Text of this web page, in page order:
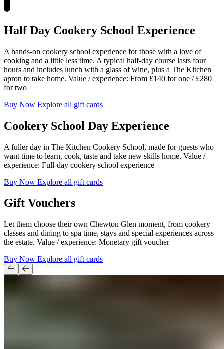
Half Day Cookery School Experience​​​​‌ ‍ ​‍​‍‌‍ ‌ ​‍‌‍‍‌‌‍‌ ‌‍‍‌‌‍ ‍​‍​‍​ ‍‍​‍​‍‌ ​ ‌‍​‌‌‍ ‍‌‍‍‌‌ ‌​‌ ‍‌​‍ ‍‌‍‍‌‌‍ ​‍​‍​‍ ​​‍​‍‌‍‍​‌ ​‍‌‍‌‌‌‍‌‍​‍​‍​ ‍‍​‍​‍‌‍‍​‌ ‌​‌ ‌​‌ ​​‌ ​ ​ ‍‍​‍ ​‍ ‌‍ ​​‍ ‌‌‍​‌‌‍ ‍‌‍‌​​‍ ‌‌ ​‍​‍ ‌‌‍‍​‌‍ ‌ ‌​‌‍‌‌‌‍ ​‌ ​ ​‍ ‌‌ ​ ‌ ‌​‌ ‌‌‌‍‌​‌‍‍‌‌‍ ​‍ ‍‌ ‌‍‌‍‌‌‌ ​‍‌‍​ ‌‍‌‌‌‍ ​​‍ ‍‌‍​‌‌ ​​‌ ​​​‍ ‌‍‍‌‌‍ ‍‌ ‌​‌‍‌‌‌‍ ‍‌ ‌​​‍ ‌‍‌‌‌‍‌​‌‍‍‌‌ ‌​​‍ ‌‍ ‌‌‍ ‌‍‌​‌‍‌‌​ ‌‌ ​​‌ ​‍‌‍‌‌‌ ​ ‌‍‌‌‌‍ ‍‌ ‌​‌‍​‌‌ ‌​‌‍‍‌‌‍ ‌‍ ‍​ ‍ ‌‍‍‌‌‍‌​​ ‌‌‍‍​‌‍ ‌ ‌​‌‍‌‌‌‍ ​‌​​ ‌‍ ​‌‍​‌‌ ​ ‌ ​ ‌​‍‌‌‍ ‍‌‍‌​‌‍‌‌‌ ‍​​‍ ‌​ ‍‌​ ​ ​ ‌‌​ ‌‌​ ​‍‌‍​‌​ ‌‍‌‍​ ​‍ ‌​ ​​​ ​‌‌‍‌​​ ‍‌​‍ ‌​ ‌​​ ‌‍​ ‌‌‌‍‌​​‍ ‌‌‍​‍​ ‌ ​ ​ ​ ‌‍​‍ ‌​ ‌‍​ ‍​​ ‌​‌‍​‍‌‍​ ​ ‌‌​ ​‍‌‍​‍​ ‌‍​ ​​​ ‌‌​ ‌‌​ ‍ ‌ ‌​‌ ‍‌‌ ​​‌‍‌‌​ ‌‌‍‍​‌‍ ‌ ‌​‌‍‌‌‌‍ ​‌​​ ‌‍ ​‌‍​‌‌ ​ ‌ ​ ‌​‍‌‌‍ ‍‌‍‌​‌‍‌‌‌ ‍​​ ‍ ‌ ​​‌‍​‌‌ ‌​‌‍‍​​ ‌‌ ​​‌‍​‌‌‍‌ ‌‍‌‌‌​​‍‌ ‌‌‌‍‍‌‌‍ ​‌‍‌​‌‍‌‌‌ ​‍​‍‌‌​ ‌‌‌​​‍‌‌ ‌‍‍ ‌‍‌‌‌ ‍‌​‍‌‌​ ​ ‌​‌​​‍‌‌​ ​ ‌​‌​​‍‌‌​ ​‍​ ​‍‌‍​‌​ ​‌​ ‌​​ ‍​‌‍​‍‌‍‌‌‌‍​‌​ ‌​‌‍​‌​ ‌‍​ ‌ ‌‍​ ​‍‌‌​ ​‍​ ​‍​‍‌‌​ ‌‌‌​‌​​‍ ‍‌‍‌‌‌‍ ‍‌ ‌​‌ ​‍‌‍‍‌‌‍‌‌‌ ​ ​‍‌‌​ ‌‌‌​​‍‌‌ ‌‍‍ ‌‍‌‌‌ ‍‌​‍‌‌​ ​ ‌​‌​​‍‌‌​ ​ ‌​‌​​‍‌‌​ ​‍​ ​‍‌‍‌​‌‍​ ​ ​‌‌‍​‍‌‍‌‌​ ‍‌​ ‌‍​ ​​​ ‍​​ ‌‍​ ‌‌‌‍‌‍​‍‌‌​ ​‍​ ​‍​‍‌‌​ ‌‌‌​‌​​‍ ‍‌‍‍​‌‍‌‌‌‍​‌‌‍‌​‌‍‍‌‌‍ ‍‌‍‌ ​ ‌‍​‍‌‍​‌‌ ​ ‌‍‌‌‌‌‌‌‌ ​‍‌‍ ​​ ‌‌‍‍​‌ ‌​‌ ‌​‌ ​​‌ ​ ​‍‌‌​ ​ ‌​​‌​‍‌‌​ ​‍‌​‌‍​‍‌‌​ ​‍‌​‌‍‌‍ ​​‍ ‌‌‍​‌‌‍ ‍‌‍‌​​‍ ‌‌ ​‍​‍ ‌‌‍‍​‌‍ ‌ ‌​‌‍‌‌‌‍ ​‌ ​ ​‍ ‌‌ ​ ‌ ‌​‌ ‌‌‌‍‌​‌‍‍‌‌‍ ​‍ ‍‌ ‌‍‌‍‌‌‌ ​‍‌‍​ ‌‍‌‌‌‍ ​​‍ ‍‌‍​‌‌ ​​‌ ​​​‍‌‍‌‍‍‌‌‍‌​​ ‌‌‍‍​‌‍ ‌ ‌​‌‍‌‌‌‍ ​‌​​ ‌‍ ​‌‍​‌‌ ​ ‌ ​ ‌​‍‌‌‍ ‍‌‍‌​‌‍‌‌‌ ‍​​‍ ‌​ ‍‌​ ​ ​ ‌‌​ ‌‌​ ​‍‌‍​‌​ ‌‍‌‍​ ​‍ ‌​ ​​​ ​‌‌‍‌​​ ‍‌​‍ ‌​ ‌​​ ‌‍​ ‌‌‌‍‌​​‍ ‌‌‍​‍​ ‌ ​ ​ ​ ‌‍​‍ ‌​ ‌‍​ ‍​​ ‌​‌‍​‍‌‍​ ​ ‌‌​ ​‍‌‍​‍​ ‌‍​ ​​​ ‌‌​ ‌‌​‍‌‍‌ ‌​‌ ‍‌‌ ​​‌‍‌‌​ ‌‌‍‍​‌‍ ‌ ‌​‌‍‌‌‌‍ ​‌​​ ‌‍ ​‌‍​‌‌ ​ ‌ ​ ‌​‍‌‌‍ ‍‌‍‌​‌‍‌‌‌ ‍​​‍‌‍‌ ​​‌‍​‌‌ ‌​‌‍‍​​ ‌‌ ​​‌‍​‌‌‍‌ ‌‍‌‌‌​​‍‌ ‌‌‌‍‍‌‌‍ ​‌‍‌​‌‍‌‌‌ ​‍​‍‌‌​ ‌‌‌​​‍‌‌ ‌‍‍ ‌‍‌‌‌ ‍‌​‍‌‌​ ​ ‌​‌​​‍‌‌​ ​ ‌​‌​​‍‌‌​ ​‍​ ​‍‌‍​‌​ ​‌​ ‌​​ ‍​‌‍​‍‌‍‌‌‌‍​‌​ ‌​‌‍​‌​ ‌‍​ ‌ ‌‍​ ​‍‌‌​ ​‍​ ​‍​‍‌‌​ ‌‌‌​‌​​‍ ‍‌‍‌‌‌‍ ‍‌ ‌​‌ ​‍‌‍‍‌‌‍‌‌‌ ​ ​‍‌‌​ ‌‌‌​​‍‌‌ ‌‍‍ ‌‍‌‌‌ ‍‌​‍‌‌​ ​ ‌​‌​​‍‌‌​ ​ ‌​‌​​‍‌‌​ ​‍​ ​‍‌‍‌​‌‍​ ​ ​‌‌‍​‍‌‍‌‌​ ‍‌​ ‌‍​ ​​​ ‍​​ ‌‍​ ‌‌‌‍‌‍​‍‌‌​ ​‍​ ​‍​‍‌‌​ ‌‌‌​‌​​‍ ‍‌‍‍​‌‍‌‌‌‍​‌‌‍‌​‌‍‍‌‌‍ ‍‌‍‌ ​‍‌‍‌ ​​‌‍‌‌‌ ​‍‌ ​ ‌ ​​‌‍‌‌‌‍​ ‌ ‌​‌‍‍‌‌ ‌‍‌‍‌‌​ ‌‌ ​​‌ ‌‌‌‍​‍‌‍ ​‌‍‍‌‌ ​ ‌‍‍​‌‍‌‌‌‍‌​​‍​‍‌ ‌
A hands-on cookery school experience for those with a love of
cooking and a little less time. A typical half-day course lasts four
hours and includes lunch with a glass of wine, plus a The Kitchen
apron to take home. Value / experience: From £140 for one / £280
for two​​​​‌ ‍ ​‍​‍‌‍ ‌ ​‍‌‍‍‌‌‍‌ ‌‍‍‌‌‍ ‍​‍​‍​ ‍‍​‍​‍‌ ​ ‌‍​‌‌‍ ‍‌‍‍‌‌ ‌​‌ ‍‌​‍ ‍‌‍‍‌‌‍ ​‍​‍​‍ ​​‍​‍‌‍‍​‌ ​‍‌‍‌‌‌‍‌‍​‍​‍​ ‍‍​‍​‍‌‍‍​‌ ‌​‌ ‌​‌ ​​‌ ​ ​ ‍‍​‍ ​‍ ‌‍ ​​‍ ‌‌‍​‌‌‍ ‍‌‍‌​​‍ ‌‌ ​‍​‍ ‌‌‍‍​‌‍ ‌ ‌​‌‍‌‌‌‍ ​‌ ​ ​‍ ‌‌ ​ ‌ ‌​‌ ‌‌‌‍‌​‌‍‍‌‌‍ ​‍ ‍‌ ‌‍‌‍‌‌‌ ​‍‌‍​ ‌‍‌‌‌‍ ​​‍ ‍‌‍​‌‌ ​​‌ ​​​‍ ‌‍‍‌‌‍ ‍‌ ‌​‌‍‌‌‌‍ ‍‌ ‌​​‍ ‌‍‌‌‌‍‌​‌‍‍‌‌ ‌​​‍ ‌‍ ‌‌‍ ‌‍‌​‌‍‌‌​ ‌‌ ​​‌ ​‍‌‍‌‌‌ ​ ‌‍‌‌‌‍ ‍‌ ‌​‌‍​‌‌ ‌​‌‍‍‌‌‍ ‌‍ ‍​ ‍ ‌‍‍‌‌‍‌​​ ‌‌‍‍​‌‍ ‌ ‌​‌‍‌‌‌‍ ​‌​​ ‌‍ ​‌‍​‌‌ ​ ‌ ​ ‌​‍‌‌‍ ‍‌‍‌​‌‍‌‌‌ ‍​​‍ ‌​ ‍‌​ ​ ​ ‌‌​ ‌‌​ ​‍‌‍​‌​ ‌‍‌‍​ ​‍ ‌​ ​​​ ​‌‌‍‌​​ ‍‌​‍ ‌​ ‌​​ ‌‍​ ‌‌‌‍‌​​‍ ‌‌‍​‍​ ‌ ​ ​ ​ ‌‍​‍ ‌​ ‌‍​ ‍​​ ‌​‌‍​‍‌‍​ ​ ‌‌​ ​‍‌‍​‍​ ‌‍​ ​​​ ‌‌​ ‌‌​ ‍ ‌ ‌​‌ ‍‌‌ ​​‌‍‌‌​ ‌‌‍‍​‌‍ ‌ ‌​‌‍‌‌‌‍ ​‌​​ ‌‍ ​‌‍​‌‌ ​ ‌ ​ ‌​‍‌‌‍ ‍‌‍‌​‌‍‌‌‌ ‍​​ ‍ ‌ ​​‌‍​‌‌ ‌​‌‍‍​​ ‌‌ ​​‌‍​‌‌‍‌ ‌‍‌‌‌​​‍‌ ‌‌‌‍‍‌‌‍ ​‌‍‌​‌‍‌‌‌ ​‍​‍‌‌​ ‌‌‌​​‍‌‌ ‌‍‍ ‌‍‌‌‌ ‍‌​‍‌‌​ ​ ‌​‌​​‍‌‌​ ​ ‌​‌​​‍‌‌​ ​‍​ ​‍‌‍​‌​ ​‌​ ‌​​ ‍​‌‍​‍‌‍‌‌‌‍​‌​ ‌​‌‍​‌​ ‌‍​ ‌ ‌‍​ ​‍‌‌​ ​‍​ ​‍​‍‌‌​ ‌‌‌​‌​​‍ ‍‌‍‌‌‌‍ ‍‌ ‌​‌ ​‍‌‍‍‌‌‍‌‌‌ ​ ​‍‌‌​ ‌‌‌​​‍‌‌ ‌‍‍ ‌‍‌‌‌ ‍‌​‍‌‌​ ​ ‌​‌​​‍‌‌​ ​ ‌​‌​​‍‌‌​ ​‍​ ​‍‌‍‌​‌‍​ ​ ​‌‌‍​‍‌‍‌‌​ ‍‌​ ‌‍​ ​​​ ‍​​ ‌‍​ ‌‌‌‍‌‍​‍‌‌​ ​‍​ ​‍​‍‌‌​ ‌‌‌​‌​​‍ ‍‌‍​‍‌‍ ‌‍‌​‌ ‍‌​ ‌‍​‍‌‍​‌‌ ​ ‌‍‌‌‌‌‌‌‌ ​‍‌‍ ​​ ‌‌‍‍​‌ ‌​‌ ‌​‌ ​​‌ ​ ​‍‌‌​ ​ ‌​​‌​‍‌‌​ ​‍‌​‌‍​‍‌‌​ ​‍‌​‌‍‌‍ ​​‍ ‌‌‍​‌‌‍ ‍‌‍‌​​‍ ‌‌ ​‍​‍ ‌‌‍‍​‌‍ ‌ ‌​‌‍‌‌‌‍ ​‌ ​ ​‍ ‌‌ ​ ‌ ‌​‌ ‌‌‌‍‌​‌‍‍‌‌‍ ​‍ ‍‌ ‌‍‌‍‌‌‌ ​‍‌‍​ ‌‍‌‌‌‍ ​​‍ ‍‌‍​‌‌ ​​‌ ​​​‍‌‍‌‍‍‌‌‍‌​​ ‌‌‍‍​‌‍ ‌ ‌​‌‍‌‌‌‍ ​‌​​ ‌‍ ​‌‍​‌‌ ​ ‌ ​ ‌​‍‌‌‍ ‍‌‍‌​‌‍‌‌‌ ‍​​‍ ‌​ ‍‌​ ​ ​ ‌‌​ ‌‌​ ​‍‌‍​‌​ ‌‍‌‍​ ​‍ ‌​ ​​​ ​‌‌‍‌​​ ‍‌​‍ ‌​ ‌​​ ‌‍​ ‌‌‌‍‌​​‍ ‌‌‍​‍​ ‌ ​ ​ ​ ‌‍​‍ ‌​ ‌‍​ ‍​​ ‌​‌‍​‍‌‍​ ​ ‌‌​ ​‍‌‍​‍​ ‌‍​ ​​​ ‌‌​ ‌‌​‍‌‍‌ ‌​‌ ‍‌‌ ​​‌‍‌‌​ ‌‌‍‍​‌‍ ‌ ‌​‌‍‌‌‌‍ ​‌​​ ‌‍ ​‌‍​‌‌ ​ ‌ ​ ‌​‍‌‌‍ ‍‌‍‌​‌‍‌‌‌ ‍​​‍‌‍‌ ​​‌‍​‌‌ ‌​‌‍‍​​ ‌‌ ​​‌‍​‌‌‍‌ ‌‍‌‌‌​​‍‌ ‌‌‌‍‍‌‌‍ ​‌‍‌​‌‍‌‌‌ ​‍​‍‌‌​ ‌‌‌​​‍‌‌ ‌‍‍ ‌‍‌‌‌ ‍‌​‍‌‌​ ​ ‌​‌​​‍‌‌​ ​ ‌​‌​​‍‌‌​ ​‍​ ​‍‌‍​‌​ ​‌​ ‌​​ ‍​‌‍​‍‌‍‌‌‌‍​‌​ ‌​‌‍​‌​ ‌‍​ ‌ ‌‍​ ​‍‌‌​ ​‍​ ​‍​‍‌‌​ ‌‌‌​‌​​‍ ‍‌‍‌‌‌‍ ‍‌ ‌​‌ ​‍‌‍‍‌‌‍‌‌‌ ​ ​‍‌‌​ ‌‌‌​​‍‌‌ ‌‍‍ ‌‍‌‌‌ ‍‌​‍‌‌​ ​ ‌​‌​​‍‌‌​ ​ ‌​‌​​‍‌‌​ ​‍​ ​‍‌‍‌​‌‍​ ​ ​‌‌‍​‍‌‍‌‌​ ‍‌​ ‌‍​ ​​​ ‍​​ ‌‍​ ‌‌‌‍‌‍​‍‌‌​ ​‍​ ​‍​‍‌‌​ ‌‌‌​‌​​‍ ‍‌‍​‍‌‍ ‌‍‌​‌ ‍‌​‍‌‍‌ ​​‌‍‌‌‌ ​‍‌ ​ ‌ ​​‌‍‌‌‌‍​ ‌ ‌​‌‍‍‌‌ ‌‍‌‍‌‌​ ‌‌ ​​‌ ‌‌‌‍​‍‌‍ ​‌‍‍‌‌ ​ ‌‍‍​‌‍‌‌‌‍‌​​‍​‍‌ ‌
Buy Now ​​​​‌ ‍ ​‍​‍‌‍ ‌ ​‍‌‍‍‌‌‍‌ ‌‍‍‌‌‍ ‍​‍​‍​ ‍‍​‍​‍‌ ​ ‌‍​‌‌‍ ‍‌‍‍‌‌ ‌​‌ ‍‌​‍ ‍‌‍‍‌‌‍ ​‍​‍​‍ ​​‍​‍‌‍‍​‌ ​‍‌‍‌‌‌‍‌‍​‍​‍​ ‍‍​‍​‍‌‍‍​‌ ‌​‌ ‌​‌ ​​‌ ​ ​ ‍‍​‍ ​‍ ‌‍ ​​‍ ‌‌‍​‌‌‍ ‍‌‍‌​​‍ ‌‌ ​‍​‍ ‌‌‍‍​‌‍ ‌ ‌​‌‍‌‌‌‍ ​‌ ​ ​‍ ‌‌ ​ ‌ ‌​‌ ‌‌‌‍‌​‌‍‍‌‌‍ ​‍ ‍‌ ‌‍‌‍‌‌‌ ​‍‌‍​ ‌‍‌‌‌‍ ​​‍ ‍‌‍​‌‌ ​​‌ ​​​‍ ‌‍‍‌‌‍ ‍‌ ‌​‌‍‌‌‌‍ ‍‌ ‌​​‍ ‌‍‌‌‌‍‌​‌‍‍‌‌ ‌​​‍ ‌‍ ‌‌‍ ‌‍‌​‌‍‌‌​ ‌‌ ​​‌ ​‍‌‍‌‌‌ ​ ‌‍‌‌‌‍ ‍‌ ‌​‌‍​‌‌ ‌​‌‍‍‌‌‍ ‌‍ ‍​ ‍ ‌‍‍‌‌‍‌​​ ‌‌‍‍​‌‍ ‌ ‌​‌‍‌‌‌‍ ​‌​​ ‌‍ ​‌‍​‌‌ ​ ‌ ​ ‌​‍‌‌‍ ‍‌‍‌​‌‍‌‌‌ ‍​​‍ ‌​ ‍‌​ ​ ​ ‌‌​ ‌‌​ ​‍‌‍​‌​ ‌‍‌‍​ ​‍ ‌​ ​​​ ​‌‌‍‌​​ ‍‌​‍ ‌​ ‌​​ ‌‍​ ‌‌‌‍‌​​‍ ‌‌‍​‍​ ‌ ​ ​ ​ ‌‍​‍ ‌​ ‌‍​ ‍​​ ‌​‌‍​‍‌‍​ ​ ‌‌​ ​‍‌‍​‍​ ‌‍​ ​​​ ‌‌​ ‌‌​ ‍ ‌ ‌​‌ ‍‌‌ ​​‌‍‌‌​ ‌‌‍‍​‌‍ ‌ ‌​‌‍‌‌‌‍ ​‌​​ ‌‍ ​‌‍​‌‌ ​ ‌ ​ ‌​‍‌‌‍ ‍‌‍‌​‌‍‌‌‌ ‍​​ ‍ ‌ ​​‌‍​‌‌ ‌​‌‍‍​​ ‌‌ ​​‌‍​‌‌‍‌ ‌‍‌‌‌​​‍‌ ‌‌‌‍‍‌‌‍ ​‌‍‌​‌‍‌‌‌ ​‍​‍‌‌​ ‌‌‌​​‍‌‌ ‌‍‍ ‌‍‌‌‌ ‍‌​‍‌‌​ ​ ‌​‌​​‍‌‌​ ​ ‌​‌​​‍‌‌​ ​‍​ ​‍‌‍​‌​ ​‌​ ‌​​ ‍​‌‍​‍‌‍‌‌‌‍​‌​ ‌​‌‍​‌​ ‌‍​ ‌ ‌‍​ ​‍‌‌​ ​‍​ ​‍​‍‌‌​ ‌‌‌​‌​​‍ ‍‌‍‌‌‌‍ ‍‌ ‌​‌ ​‍‌‍‍‌‌‍‌‌‌ ​ ​‍‌‌​ ‌‌‌​​‍‌‌ ‌‍‍ ‌‍‌‌‌ ‍‌​‍‌‌​ ​ ‌​‌​​‍‌‌​ ​ ‌​‌​​‍‌‌​ ​‍​ ​‍‌‍‌​‌‍​ ​ ​‌‌‍​‍‌‍‌‌​ ‍‌​ ‌‍​ ​​​ ‍​​ ‌‍​ ‌‌‌‍‌‍​‍‌‌​ ​‍​ ​‍​‍‌‌​ ‌‌‌​‌​​‍ ‍‌ ​​‌ ​‍‌‍‍‌‌‍ ‌‌‍​‌‌ ​‍‌ ‍‌‌​​ ‌ ‌​‌‍​‌​‍ ‍‌‍ ​‌‍​‌‌‍​‍‌‍‌‌‌‍ ​​ ‌‍​‍‌‍​‌‌ ​ ‌‍‌‌‌‌‌‌‌ ​‍‌‍ ​​ ‌‌‍‍​‌ ‌​‌ ‌​‌ ​​‌ ​ ​‍‌‌​ ​ ‌​​‌​‍‌‌​ ​‍‌​‌‍​‍‌‌​ ​‍‌​‌‍‌‍ ​​‍ ‌‌‍​‌‌‍ ‍‌‍‌​​‍ ‌‌ ​‍​‍ ‌‌‍‍​‌‍ ‌ ‌​‌‍‌‌‌‍ ​‌ ​ ​‍ ‌‌ ​ ‌ ‌​‌ ‌‌‌‍‌​‌‍‍‌‌‍ ​‍ ‍‌ ‌‍‌‍‌‌‌ ​‍‌‍​ ‌‍‌‌‌‍ ​​‍ ‍‌‍​‌‌ ​​‌ ​​​‍‌‍‌‍‍‌‌‍‌​​ ‌‌‍‍​‌‍ ‌ ‌​‌‍‌‌‌‍ ​‌​​ ‌‍ ​‌‍​‌‌ ​ ‌ ​ ‌​‍‌‌‍ ‍‌‍‌​‌‍‌‌‌ ‍​​‍ ‌​ ‍‌​ ​ ​ ‌‌​ ‌‌​ ​‍‌‍​‌​ ‌‍‌‍​ ​‍ ‌​ ​​​ ​‌‌‍‌​​ ‍‌​‍ ‌​ ‌​​ ‌‍​ ‌‌‌‍‌​​‍ ‌‌‍​‍​ ‌ ​ ​ ​ ‌‍​‍ ‌​ ‌‍​ ‍​​ ‌​‌‍​‍‌‍​ ​ ‌‌​ ​‍‌‍​‍​ ‌‍​ ​​​ ‌‌​ ‌‌​‍‌‍‌ ‌​‌ ‍‌‌ ​​‌‍‌‌​ ‌‌‍‍​‌‍ ‌ ‌​‌‍‌‌‌‍ ​‌​​ ‌‍ ​‌‍​‌‌ ​ ‌ ​ ‌​‍‌‌‍ ‍‌‍‌​‌‍‌‌‌ ‍​​‍‌‍‌ ​​‌‍​‌‌ ‌​‌‍‍​​ ‌‌ ​​‌‍​‌‌‍‌ ‌‍‌‌‌​​‍‌ ‌‌‌‍‍‌‌‍ ​‌‍‌​‌‍‌‌‌ ​‍​‍‌‌​ ‌‌‌​​‍‌‌ ‌‍‍ ‌‍‌‌‌ ‍‌​‍‌‌​ ​ ‌​‌​​‍‌‌​ ​ ‌​‌​​‍‌‌​ ​‍​ ​‍‌‍​‌​ ​‌​ ‌​​ ‍​‌‍​‍‌‍‌‌‌‍​‌​ ‌​‌‍​‌​ ‌‍​ ‌ ‌‍​ ​‍‌‌​ ​‍​ ​‍​‍‌‌​ ‌‌‌​‌​​‍ ‍‌‍‌‌‌‍ ‍‌ ‌​‌ ​‍‌‍‍‌‌‍‌‌‌ ​ ​‍‌‌​ ‌‌‌​​‍‌‌ ‌‍‍ ‌‍‌‌‌ ‍‌​‍‌‌​ ​ ‌​‌​​‍‌‌​ ​ ‌​‌​​‍‌‌​ ​‍​ ​‍‌‍‌​‌‍​ ​ ​‌‌‍​‍‌‍‌‌​ ‍‌​ ‌‍​ ​​​ ‍​​ ‌‍​ ‌‌‌‍‌‍​‍‌‌​ ​‍​ ​‍​‍‌‌​ ‌‌‌​‌​​‍ ‍‌ ​​‌ ​‍‌‍‍‌‌‍ ‌‌‍​‌‌ ​‍‌ ‍‌‌​​ ‌ ‌​‌‍​‌​‍ ‍‌‍ ​‌‍​‌‌‍​‍‌‍‌‌‌‍ ​​‍‌‍‌ ​​‌‍‌‌‌ ​‍‌ ​ ‌ ​​‌‍‌‌‌‍​ ‌ ‌​‌‍‍‌‌ ‌‍‌‍‌‌​ ‌‌ ​​‌ ‌‌‌‍​‍‌‍ ​‌‍‍‌‌ ​ ‌‍‍​‌‍‌‌‌‍‌​​‍​‍‌ ‌ Explore all gift cards​​​​‌ ‍ ​‍​‍‌‍ ‌ ​‍‌‍‍‌‌‍‌ ‌‍‍‌‌‍ ‍​‍​‍​ ‍‍​‍​‍‌ ​ ‌‍​‌‌‍ ‍‌‍‍‌‌ ‌​‌ ‍‌​‍ ‍‌‍‍‌‌‍ ​‍​‍​‍ ​​‍​‍‌‍‍​‌ ​‍‌‍‌‌‌‍‌‍​‍​‍​ ‍‍​‍​‍‌‍‍​‌ ‌​‌ ‌​‌ ​​‌ ​ ​ ‍‍​‍ ​‍ ‌‍ ​​‍ ‌‌‍​‌‌‍ ‍‌‍‌​​‍ ‌‌ ​‍​‍ ‌‌‍‍​‌‍ ‌ ‌​‌‍‌‌‌‍ ​‌ ​ ​‍ ‌‌ ​ ‌ ‌​‌ ‌‌‌‍‌​‌‍‍‌‌‍ ​‍ ‍‌ ‌‍‌‍‌‌‌ ​‍‌‍​ ‌‍‌‌‌‍ ​​‍ ‍‌‍​‌‌ ​​‌ ​​​‍ ‌‍‍‌‌‍ ‍‌ ‌​‌‍‌‌‌‍ ‍‌ ‌​​‍ ‌‍‌‌‌‍‌​‌‍‍‌‌ ‌​​‍ ‌‍ ‌‌‍ ‌‍‌​‌‍‌‌​ ‌‌ ​​‌ ​‍‌‍‌‌‌ ​ ‌‍‌‌‌‍ ‍‌ ‌​‌‍​‌‌ ‌​‌‍‍‌‌‍ ‌‍ ‍​ ‍ ‌‍‍‌‌‍‌​​ ‌‌‍‍​‌‍ ‌ ‌​‌‍‌‌‌‍ ​‌​​ ‌‍ ​‌‍​‌‌ ​ ‌ ​ ‌​‍‌‌‍ ‍‌‍‌​‌‍‌‌‌ ‍​​‍ ‌​ ‍‌​ ​ ​ ‌‌​ ‌‌​ ​‍‌‍​‌​ ‌‍‌‍​ ​‍ ‌​ ​​​ ​‌‌‍‌​​ ‍‌​‍ ‌​ ‌​​ ‌‍​ ‌‌‌‍‌​​‍ ‌‌‍​‍​ ‌ ​ ​ ​ ‌‍​‍ ‌​ ‌‍​ ‍​​ ‌​‌‍​‍‌‍​ ​ ‌‌​ ​‍‌‍​‍​ ‌‍​ ​​​ ‌‌​ ‌‌​ ‍ ‌ ‌​‌ ‍‌‌ ​​‌‍‌‌​ ‌‌‍‍​‌‍ ‌ ‌​‌‍‌‌‌‍ ​‌​​ ‌‍ ​‌‍​‌‌ ​ ‌ ​ ‌​‍‌‌‍ ‍‌‍‌​‌‍‌‌‌ ‍​​ ‍ ‌ ​​‌‍​‌‌ ‌​‌‍‍​​ ‌‌ ​​‌‍​‌‌‍‌ ‌‍‌‌‌​​‍‌ ‌‌‌‍‍‌‌‍ ​‌‍‌​‌‍‌‌‌ ​‍​‍‌‌​ ‌‌‌​​‍‌‌ ‌‍‍ ‌‍‌‌‌ ‍‌​‍‌‌​ ​ ‌​‌​​‍‌‌​ ​ ‌​‌​​‍‌‌​ ​‍​ ​‍‌‍​‌​ ​‌​ ‌​​ ‍​‌‍​‍‌‍‌‌‌‍​‌​ ‌​‌‍​‌​ ‌‍​ ‌ ‌‍​ ​‍‌‌​ ​‍​ ​‍​‍‌‌​ ‌‌‌​‌​​‍ ‍‌‍‌‌‌‍ ‍‌ ‌​‌ ​‍‌‍‍‌‌‍‌‌‌ ​ ​‍‌‌​ ‌‌‌​​‍‌‌ ‌‍‍ ‌‍‌‌‌ ‍‌​‍‌‌​ ​ ‌​‌​​‍‌‌​ ​ ‌​‌​​‍‌‌​ ​‍​ ​‍‌‍‌​‌‍​ ​ ​‌‌‍​‍‌‍‌‌​ ‍‌​ ‌‍​ ​​​ ‍​​ ‌‍​ ‌‌‌‍‌‍​‍‌‌​ ​‍​ ​‍​‍‌‌​ ‌‌‌​‌​​‍ ‍‌ ​ ‌‍‌‌‌‍​ ‌‍ ‌‍ ‍‌‍‌​‌‍​‌‌ ​‍‌ ‍‌‌​​ ‌ ‌​‌‍​‌​‍ ‍‌‍ ​‌‍​‌‌‍​‍‌‍‌‌‌‍ ​​ ‌‍​‍‌‍​‌‌ ​ ‌‍‌‌‌‌‌‌‌ ​‍‌‍ ​​ ‌‌‍‍​‌ ‌​‌ ‌​‌ ​​‌ ​ ​‍‌‌​ ​ ‌​​‌​‍‌‌​ ​‍‌​‌‍​‍‌‌​ ​‍‌​‌‍‌‍ ​​‍ ‌‌‍​‌‌‍ ‍‌‍‌​​‍ ‌‌ ​‍​‍ ‌‌‍‍​‌‍ ‌ ‌​‌‍‌‌‌‍ ​‌ ​ ​‍ ‌‌ ​ ‌ ‌​‌ ‌‌‌‍‌​‌‍‍‌‌‍ ​‍ ‍‌ ‌‍‌‍‌‌‌ ​‍‌‍​ ‌‍‌‌‌‍ ​​‍ ‍‌‍​‌‌ ​​‌ ​​​‍‌‍‌‍‍‌‌‍‌​​ ‌‌‍‍​‌‍ ‌ ‌​‌‍‌‌‌‍ ​‌​​ ‌‍ ​‌‍​‌‌ ​ ‌ ​ ‌​‍‌‌‍ ‍‌‍‌​‌‍‌‌‌ ‍​​‍ ‌​ ‍‌​ ​ ​ ‌‌​ ‌‌​ ​‍‌‍​‌​ ‌‍‌‍​ ​‍ ‌​ ​​​ ​‌‌‍‌​​ ‍‌​‍ ‌​ ‌​​ ‌‍​ ‌‌‌‍‌​​‍ ‌‌‍​‍​ ‌ ​ ​ ​ ‌‍​‍ ‌​ ‌‍​ ‍​​ ‌​‌‍​‍‌‍​ ​ ‌‌​ ​‍‌‍​‍​ ‌‍​ ​​​ ‌‌​ ‌‌​‍‌‍‌ ‌​‌ ‍‌‌ ​​‌‍‌‌​ ‌‌‍‍​‌‍ ‌ ‌​‌‍‌‌‌‍ ​‌​​ ‌‍ ​‌‍​‌‌ ​ ‌ ​ ‌​‍‌‌‍ ‍‌‍‌​‌‍‌‌‌ ‍​​‍‌‍‌ ​​‌‍​‌‌ ‌​‌‍‍​​ ‌‌ ​​‌‍​‌‌‍‌ ‌‍‌‌‌​​‍‌ ‌‌‌‍‍‌‌‍ ​‌‍‌​‌‍‌‌‌ ​‍​‍‌‌​ ‌‌‌​​‍‌‌ ‌‍‍ ‌‍‌‌‌ ‍‌​‍‌‌​ ​ ‌​‌​​‍‌‌​ ​ ‌​‌​​‍‌‌​ ​‍​ ​‍‌‍​‌​ ​‌​ ‌​​ ‍​‌‍​‍‌‍‌‌‌‍​‌​ ‌​‌‍​‌​ ‌‍​ ‌ ‌‍​ ​‍‌‌​ ​‍​ ​‍​‍‌‌​ ‌‌‌​‌​​‍ ‍‌‍‌‌‌‍ ‍‌ ‌​‌ ​‍‌‍‍‌‌‍‌‌‌ ​ ​‍‌‌​ ‌‌‌​​‍‌‌ ‌‍‍ ‌‍‌‌‌ ‍‌​‍‌‌​ ​ ‌​‌​​‍‌‌​ ​ ‌​‌​​‍‌‌​ ​‍​ ​‍‌‍‌​‌‍​ ​ ​‌‌‍​‍‌‍‌‌​ ‍‌​ ‌‍​ ​​​ ‍​​ ‌‍​ ‌‌‌‍‌‍​‍‌‌​ ​‍​ ​‍​‍‌‌​ ‌‌‌​‌​​‍ ‍‌ ​ ‌‍‌‌‌‍​ ‌‍ ‌‍ ‍‌‍‌​‌‍​‌‌ ​‍‌ ‍‌‌​​ ‌ ‌​‌‍​‌​‍ ‍‌‍ ​‌‍​‌‌‍​‍‌‍‌‌‌‍ ​​‍‌‍‌ ​​‌‍‌‌‌ ​‍‌ ​ ‌ ​​‌‍‌‌‌‍​ ‌ ‌​‌‍‍‌‌ ‌‍‌‍‌‌​ ‌‌ ​​‌ ‌‌‌‍​‍‌‍ ​‌‍‍‌‌ ​ ‌‍‍​‌‍‌‌‌‍‌​​‍​‍‌ ‌
Cookery School Day Experience​​​​‌ ‍ ​‍​‍‌‍ ‌ ​‍‌‍‍‌‌‍‌ ‌‍‍‌‌‍ ‍​‍​‍​ ‍‍​‍​‍‌ ​ ‌‍​‌‌‍ ‍‌‍‍‌‌ ‌​‌ ‍‌​‍ ‍‌‍‍‌‌‍ ​‍​‍​‍ ​​‍​‍‌‍‍​‌ ​‍‌‍‌‌‌‍‌‍​‍​‍​ ‍‍​‍​‍‌‍‍​‌ ‌​‌ ‌​‌ ​​‌ ​ ​ ‍‍​‍ ​‍ ‌‍ ​​‍ ‌‌‍​‌‌‍ ‍‌‍‌​​‍ ‌‌ ​‍​‍ ‌‌‍‍​‌‍ ‌ ‌​‌‍‌‌‌‍ ​‌ ​ ​‍ ‌‌ ​ ‌ ‌​‌ ‌‌‌‍‌​‌‍‍‌‌‍ ​‍ ‍‌ ‌‍‌‍‌‌‌ ​‍‌‍​ ‌‍‌‌‌‍ ​​‍ ‍‌‍​‌‌ ​​‌ ​​​‍ ‌‍‍‌‌‍ ‍‌ ‌​‌‍‌‌‌‍ ‍‌ ‌​​‍ ‌‍‌‌‌‍‌​‌‍‍‌‌ ‌​​‍ ‌‍ ‌‌‍ ‌‍‌​‌‍‌‌​ ‌‌ ​​‌ ​‍‌‍‌‌‌ ​ ‌‍‌‌‌‍ ‍‌ ‌​‌‍​‌‌ ‌​‌‍‍‌‌‍ ‌‍ ‍​ ‍ ‌‍‍‌‌‍‌​​ ‌‌‍‍​‌‍ ‌ ‌​‌‍‌‌‌‍ ​‌​​ ‌‍ ​‌‍​‌‌ ​ ‌ ​ ‌​‍‌‌‍ ‍‌‍‌​‌‍‌‌‌ ‍​​‍ ‌​ ‍‌​ ​ ​ ‌‌​ ‌‌​ ​‍‌‍​‌​ ‌‍‌‍​ ​‍ ‌​ ​​​ ​‌‌‍‌​​ ‍‌​‍ ‌​ ‌​​ ‌‍​ ‌‌‌‍‌​​‍ ‌‌‍​‍​ ‌ ​ ​ ​ ‌‍​‍ ‌​ ‌‍​ ‍​​ ‌​‌‍​‍‌‍​ ​ ‌‌​ ​‍‌‍​‍​ ‌‍​ ​​​ ‌‌​ ‌‌​ ‍ ‌ ‌​‌ ‍‌‌ ​​‌‍‌‌​ ‌‌‍‍​‌‍ ‌ ‌​‌‍‌‌‌‍ ​‌​​ ‌‍ ​‌‍​‌‌ ​ ‌ ​ ‌​‍‌‌‍ ‍‌‍‌​‌‍‌‌‌ ‍​​ ‍ ‌ ​​‌‍​‌‌ ‌​‌‍‍​​ ‌‌ ​​‌‍​‌‌‍‌ ‌‍‌‌‌​​‍‌ ‌‌‌‍‍‌‌‍ ​‌‍‌​‌‍‌‌‌ ​‍​‍‌‌​ ‌‌‌​​‍‌‌ ‌‍‍ ‌‍‌‌‌ ‍‌​‍‌‌​ ​ ‌​‌​​‍‌‌​ ​ ‌​‌​​‍‌‌​ ​‍​ ​‍‌‍​‌​ ​‌​ ‌​​ ‍​‌‍​‍‌‍‌‌‌‍​‌​ ‌​‌‍​‌​ ‌‍​ ‌ ‌‍​ ​‍‌‌​ ​‍​ ​‍​‍‌‌​ ‌‌‌​‌​​‍ ‍‌‍‌‌‌‍ ‍‌ ‌​‌ ​‍‌‍‍‌‌‍‌‌‌ ​ ​‍‌‌​ ‌‌‌​​‍‌‌ ‌‍‍ ‌‍‌‌‌ ‍‌​‍‌‌​ ​ ‌​‌​​‍‌‌​ ​ ‌​‌​​‍‌‌​ ​‍​ ​‍‌‍‌​​ ‌​‌‍‌​​ ‌ ‌‍‌​‌‍​‌‌‍​‍‌‍‌‍​ ​‌​ ​‍​ ​ ‌‍​‌​‍‌‌​ ​‍​ ​‍​‍‌‌​ ‌‌‌​‌​​‍ ‍‌‍‍​‌‍‌‌‌‍​‌‌‍‌​‌‍‍‌‌‍ ‍‌‍‌ ​ ‌‍​‍‌‍​‌‌ ​ ‌‍‌‌‌‌‌‌‌ ​‍‌‍ ​​ ‌‌‍‍​‌ ‌​‌ ‌​‌ ​​‌ ​ ​‍‌‌​ ​ ‌​​‌​‍‌‌​ ​‍‌​‌‍​‍‌‌​ ​‍‌​‌‍‌‍ ​​‍ ‌‌‍​‌‌‍ ‍‌‍‌​​‍ ‌‌ ​‍​‍ ‌‌‍‍​‌‍ ‌ ‌​‌‍‌‌‌‍ ​‌ ​ ​‍ ‌‌ ​ ‌ ‌​‌ ‌‌‌‍‌​‌‍‍‌‌‍ ​‍ ‍‌ ‌‍‌‍‌‌‌ ​‍‌‍​ ‌‍‌‌‌‍ ​​‍ ‍‌‍​‌‌ ​​‌ ​​​‍‌‍‌‍‍‌‌‍‌​​ ‌‌‍‍​‌‍ ‌ ‌​‌‍‌‌‌‍ ​‌​​ ‌‍ ​‌‍​‌‌ ​ ‌ ​ ‌​‍‌‌‍ ‍‌‍‌​‌‍‌‌‌ ‍​​‍ ‌​ ‍‌​ ​ ​ ‌‌​ ‌‌​ ​‍‌‍​‌​ ‌‍‌‍​ ​‍ ‌​ ​​​ ​‌‌‍‌​​ ‍‌​‍ ‌​ ‌​​ ‌‍​ ‌‌‌‍‌​​‍ ‌‌‍​‍​ ‌ ​ ​ ​ ‌‍​‍ ‌​ ‌‍​ ‍​​ ‌​‌‍​‍‌‍​ ​ ‌‌​ ​‍‌‍​‍​ ‌‍​ ​​​ ‌‌​ ‌‌​‍‌‍‌ ‌​‌ ‍‌‌ ​​‌‍‌‌​ ‌‌‍‍​‌‍ ‌ ‌​‌‍‌‌‌‍ ​‌​​ ‌‍ ​‌‍​‌‌ ​ ‌ ​ ‌​‍‌‌‍ ‍‌‍‌​‌‍‌‌‌ ‍​​‍‌‍‌ ​​‌‍​‌‌ ‌​‌‍‍​​ ‌‌ ​​‌‍​‌‌‍‌ ‌‍‌‌‌​​‍‌ ‌‌‌‍‍‌‌‍ ​‌‍‌​‌‍‌‌‌ ​‍​‍‌‌​ ‌‌‌​​‍‌‌ ‌‍‍ ‌‍‌‌‌ ‍‌​‍‌‌​ ​ ‌​‌​​‍‌‌​ ​ ‌​‌​​‍‌‌​ ​‍​ ​‍‌‍​‌​ ​‌​ ‌​​ ‍​‌‍​‍‌‍‌‌‌‍​‌​ ‌​‌‍​‌​ ‌‍​ ‌ ‌‍​ ​‍‌‌​ ​‍​ ​‍​‍‌‌​ ‌‌‌​‌​​‍ ‍‌‍‌‌‌‍ ‍‌ ‌​‌ ​‍‌‍‍‌‌‍‌‌‌ ​ ​‍‌‌​ ‌‌‌​​‍‌‌ ‌‍‍ ‌‍‌‌‌ ‍‌​‍‌‌​ ​ ‌​‌​​‍‌‌​ ​ ‌​‌​​‍‌‌​ ​‍​ ​‍‌‍‌​​ ‌​‌‍‌​​ ‌ ‌‍‌​‌‍​‌‌‍​‍‌‍‌‍​ ​‌​ ​‍​ ​ ‌‍​‌​‍‌‌​ ​‍​ ​‍​‍‌‌​ ‌‌‌​‌​​‍ ‍‌‍‍​‌‍‌‌‌‍​‌‌‍‌​‌‍‍‌‌‍ ‍‌‍‌ ​‍‌‍‌ ​​‌‍‌‌‌ ​‍‌ ​ ‌ ​​‌‍‌‌‌‍​ ‌ ‌​‌‍‍‌‌ ‌‍‌‍‌‌​ ‌‌ ​​‌ ‌‌‌‍​‍‌‍ ​‌‍‍‌‌ ​ ‌‍‍​‌‍‌‌‌‍‌​​‍​‍‌ ‌
A fuller day in The Kitchen Cookery School, made for guests who
want time to learn, cook, taste and take new skills home. Value /
experience: Full-day cookery school experience​​​​‌ ‍ ​‍​‍‌‍ ‌ ​‍‌‍‍‌‌‍‌ ‌‍‍‌‌‍ ‍​‍​‍​ ‍‍​‍​‍‌ ​ ‌‍​‌‌‍ ‍‌‍‍‌‌ ‌​‌ ‍‌​‍ ‍‌‍‍‌‌‍ ​‍​‍​‍ ​​‍​‍‌‍‍​‌ ​‍‌‍‌‌‌‍‌‍​‍​‍​ ‍‍​‍​‍‌‍‍​‌ ‌​‌ ‌​‌ ​​‌ ​ ​ ‍‍​‍ ​‍ ‌‍ ​​‍ ‌‌‍​‌‌‍ ‍‌‍‌​​‍ ‌‌ ​‍​‍ ‌‌‍‍​‌‍ ‌ ‌​‌‍‌‌‌‍ ​‌ ​ ​‍ ‌‌ ​ ‌ ‌​‌ ‌‌‌‍‌​‌‍‍‌‌‍ ​‍ ‍‌ ‌‍‌‍‌‌‌ ​‍‌‍​ ‌‍‌‌‌‍ ​​‍ ‍‌‍​‌‌ ​​‌ ​​​‍ ‌‍‍‌‌‍ ‍‌ ‌​‌‍‌‌‌‍ ‍‌ ‌​​‍ ‌‍‌‌‌‍‌​‌‍‍‌‌ ‌​​‍ ‌‍ ‌‌‍ ‌‍‌​‌‍‌‌​ ‌‌ ​​‌ ​‍‌‍‌‌‌ ​ ‌‍‌‌‌‍ ‍‌ ‌​‌‍​‌‌ ‌​‌‍‍‌‌‍ ‌‍ ‍​ ‍ ‌‍‍‌‌‍‌​​ ‌‌‍‍​‌‍ ‌ ‌​‌‍‌‌‌‍ ​‌​​ ‌‍ ​‌‍​‌‌ ​ ‌ ​ ‌​‍‌‌‍ ‍‌‍‌​‌‍‌‌‌ ‍​​‍ ‌​ ‍‌​ ​ ​ ‌‌​ ‌‌​ ​‍‌‍​‌​ ‌‍‌‍​ ​‍ ‌​ ​​​ ​‌‌‍‌​​ ‍‌​‍ ‌​ ‌​​ ‌‍​ ‌‌‌‍‌​​‍ ‌‌‍​‍​ ‌ ​ ​ ​ ‌‍​‍ ‌​ ‌‍​ ‍​​ ‌​‌‍​‍‌‍​ ​ ‌‌​ ​‍‌‍​‍​ ‌‍​ ​​​ ‌‌​ ‌‌​ ‍ ‌ ‌​‌ ‍‌‌ ​​‌‍‌‌​ ‌‌‍‍​‌‍ ‌ ‌​‌‍‌‌‌‍ ​‌​​ ‌‍ ​‌‍​‌‌ ​ ‌ ​ ‌​‍‌‌‍ ‍‌‍‌​‌‍‌‌‌ ‍​​ ‍ ‌ ​​‌‍​‌‌ ‌​‌‍‍​​ ‌‌ ​​‌‍​‌‌‍‌ ‌‍‌‌‌​​‍‌ ‌‌‌‍‍‌‌‍ ​‌‍‌​‌‍‌‌‌ ​‍​‍‌‌​ ‌‌‌​​‍‌‌ ‌‍‍ ‌‍‌‌‌ ‍‌​‍‌‌​ ​ ‌​‌​​‍‌‌​ ​ ‌​‌​​‍‌‌​ ​‍​ ​‍‌‍​‌​ ​‌​ ‌​​ ‍​‌‍​‍‌‍‌‌‌‍​‌​ ‌​‌‍​‌​ ‌‍​ ‌ ‌‍​ ​‍‌‌​ ​‍​ ​‍​‍‌‌​ ‌‌‌​‌​​‍ ‍‌‍‌‌‌‍ ‍‌ ‌​‌ ​‍‌‍‍‌‌‍‌‌‌ ​ ​‍‌‌​ ‌‌‌​​‍‌‌ ‌‍‍ ‌‍‌‌‌ ‍‌​‍‌‌​ ​ ‌​‌​​‍‌‌​ ​ ‌​‌​​‍‌‌​ ​‍​ ​‍‌‍‌​​ ‌​‌‍‌​​ ‌ ‌‍‌​‌‍​‌‌‍​‍‌‍‌‍​ ​‌​ ​‍​ ​ ‌‍​‌​‍‌‌​ ​‍​ ​‍​‍‌‌​ ‌‌‌​‌​​‍ ‍‌‍​‍‌‍ ‌‍‌​‌ ‍‌​ ‌‍​‍‌‍​‌‌ ​ ‌‍‌‌‌‌‌‌‌ ​‍‌‍ ​​ ‌‌‍‍​‌ ‌​‌ ‌​‌ ​​‌ ​ ​‍‌‌​ ​ ‌​​‌​‍‌‌​ ​‍‌​‌‍​‍‌‌​ ​‍‌​‌‍‌‍ ​​‍ ‌‌‍​‌‌‍ ‍‌‍‌​​‍ ‌‌ ​‍​‍ ‌‌‍‍​‌‍ ‌ ‌​‌‍‌‌‌‍ ​‌ ​ ​‍ ‌‌ ​ ‌ ‌​‌ ‌‌‌‍‌​‌‍‍‌‌‍ ​‍ ‍‌ ‌‍‌‍‌‌‌ ​‍‌‍​ ‌‍‌‌‌‍ ​​‍ ‍‌‍​‌‌ ​​‌ ​​​‍‌‍‌‍‍‌‌‍‌​​ ‌‌‍‍​‌‍ ‌ ‌​‌‍‌‌‌‍ ​‌​​ ‌‍ ​‌‍​‌‌ ​ ‌ ​ ‌​‍‌‌‍ ‍‌‍‌​‌‍‌‌‌ ‍​​‍ ‌​ ‍‌​ ​ ​ ‌‌​ ‌‌​ ​‍‌‍​‌​ ‌‍‌‍​ ​‍ ‌​ ​​​ ​‌‌‍‌​​ ‍‌​‍ ‌​ ‌​​ ‌‍​ ‌‌‌‍‌​​‍ ‌‌‍​‍​ ‌ ​ ​ ​ ‌‍​‍ ‌​ ‌‍​ ‍​​ ‌​‌‍​‍‌‍​ ​ ‌‌​ ​‍‌‍​‍​ ‌‍​ ​​​ ‌‌​ ‌‌​‍‌‍‌ ‌​‌ ‍‌‌ ​​‌‍‌‌​ ‌‌‍‍​‌‍ ‌ ‌​‌‍‌‌‌‍ ​‌​​ ‌‍ ​‌‍​‌‌ ​ ‌ ​ ‌​‍‌‌‍ ‍‌‍‌​‌‍‌‌‌ ‍​​‍‌‍‌ ​​‌‍​‌‌ ‌​‌‍‍​​ ‌‌ ​​‌‍​‌‌‍‌ ‌‍‌‌‌​​‍‌ ‌‌‌‍‍‌‌‍ ​‌‍‌​‌‍‌‌‌ ​‍​‍‌‌​ ‌‌‌​​‍‌‌ ‌‍‍ ‌‍‌‌‌ ‍‌​‍‌‌​ ​ ‌​‌​​‍‌‌​ ​ ‌​‌​​‍‌‌​ ​‍​ ​‍‌‍​‌​ ​‌​ ‌​​ ‍​‌‍​‍‌‍‌‌‌‍​‌​ ‌​‌‍​‌​ ‌‍​ ‌ ‌‍​ ​‍‌‌​ ​‍​ ​‍​‍‌‌​ ‌‌‌​‌​​‍ ‍‌‍‌‌‌‍ ‍‌ ‌​‌ ​‍‌‍‍‌‌‍‌‌‌ ​ ​‍‌‌​ ‌‌‌​​‍‌‌ ‌‍‍ ‌‍‌‌‌ ‍‌​‍‌‌​ ​ ‌​‌​​‍‌‌​ ​ ‌​‌​​‍‌‌​ ​‍​ ​‍‌‍‌​​ ‌​‌‍‌​​ ‌ ‌‍‌​‌‍​‌‌‍​‍‌‍‌‍​ ​‌​ ​‍​ ​ ‌‍​‌​‍‌‌​ ​‍​ ​‍​‍‌‌​ ‌‌‌​‌​​‍ ‍‌‍​‍‌‍ ‌‍‌​‌ ‍‌​‍‌‍‌ ​​‌‍‌‌‌ ​‍‌ ​ ‌ ​​‌‍‌‌‌‍​ ‌ ‌​‌‍‍‌‌ ‌‍‌‍‌‌​ ‌‌ ​​‌ ‌‌‌‍​‍‌‍ ​‌‍‍‌‌ ​ ‌‍‍​‌‍‌‌‌‍‌​​‍​‍‌ ‌
Buy Now ​​​​‌ ‍ ​‍​‍‌‍ ‌ ​‍‌‍‍‌‌‍‌ ‌‍‍‌‌‍ ‍​‍​‍​ ‍‍​‍​‍‌ ​ ‌‍​‌‌‍ ‍‌‍‍‌‌ ‌​‌ ‍‌​‍ ‍‌‍‍‌‌‍ ​‍​‍​‍ ​​‍​‍‌‍‍​‌ ​‍‌‍‌‌‌‍‌‍​‍​‍​ ‍‍​‍​‍‌‍‍​‌ ‌​‌ ‌​‌ ​​‌ ​ ​ ‍‍​‍ ​‍ ‌‍ ​​‍ ‌‌‍​‌‌‍ ‍‌‍‌​​‍ ‌‌ ​‍​‍ ‌‌‍‍​‌‍ ‌ ‌​‌‍‌‌‌‍ ​‌ ​ ​‍ ‌‌ ​ ‌ ‌​‌ ‌‌‌‍‌​‌‍‍‌‌‍ ​‍ ‍‌ ‌‍‌‍‌‌‌ ​‍‌‍​ ‌‍‌‌‌‍ ​​‍ ‍‌‍​‌‌ ​​‌ ​​​‍ ‌‍‍‌‌‍ ‍‌ ‌​‌‍‌‌‌‍ ‍‌ ‌​​‍ ‌‍‌‌‌‍‌​‌‍‍‌‌ ‌​​‍ ‌‍ ‌‌‍ ‌‍‌​‌‍‌‌​ ‌‌ ​​‌ ​‍‌‍‌‌‌ ​ ‌‍‌‌‌‍ ‍‌ ‌​‌‍​‌‌ ‌​‌‍‍‌‌‍ ‌‍ ‍​ ‍ ‌‍‍‌‌‍‌​​ ‌‌‍‍​‌‍ ‌ ‌​‌‍‌‌‌‍ ​‌​​ ‌‍ ​‌‍​‌‌ ​ ‌ ​ ‌​‍‌‌‍ ‍‌‍‌​‌‍‌‌‌ ‍​​‍ ‌​ ‍‌​ ​ ​ ‌‌​ ‌‌​ ​‍‌‍​‌​ ‌‍‌‍​ ​‍ ‌​ ​​​ ​‌‌‍‌​​ ‍‌​‍ ‌​ ‌​​ ‌‍​ ‌‌‌‍‌​​‍ ‌‌‍​‍​ ‌ ​ ​ ​ ‌‍​‍ ‌​ ‌‍​ ‍​​ ‌​‌‍​‍‌‍​ ​ ‌‌​ ​‍‌‍​‍​ ‌‍​ ​​​ ‌‌​ ‌‌​ ‍ ‌ ‌​‌ ‍‌‌ ​​‌‍‌‌​ ‌‌‍‍​‌‍ ‌ ‌​‌‍‌‌‌‍ ​‌​​ ‌‍ ​‌‍​‌‌ ​ ‌ ​ ‌​‍‌‌‍ ‍‌‍‌​‌‍‌‌‌ ‍​​ ‍ ‌ ​​‌‍​‌‌ ‌​‌‍‍​​ ‌‌ ​​‌‍​‌‌‍‌ ‌‍‌‌‌​​‍‌ ‌‌‌‍‍‌‌‍ ​‌‍‌​‌‍‌‌‌ ​‍​‍‌‌​ ‌‌‌​​‍‌‌ ‌‍‍ ‌‍‌‌‌ ‍‌​‍‌‌​ ​ ‌​‌​​‍‌‌​ ​ ‌​‌​​‍‌‌​ ​‍​ ​‍‌‍​‌​ ​‌​ ‌​​ ‍​‌‍​‍‌‍‌‌‌‍​‌​ ‌​‌‍​‌​ ‌‍​ ‌ ‌‍​ ​‍‌‌​ ​‍​ ​‍​‍‌‌​ ‌‌‌​‌​​‍ ‍‌‍‌‌‌‍ ‍‌ ‌​‌ ​‍‌‍‍‌‌‍‌‌‌ ​ ​‍‌‌​ ‌‌‌​​‍‌‌ ‌‍‍ ‌‍‌‌‌ ‍‌​‍‌‌​ ​ ‌​‌​​‍‌‌​ ​ ‌​‌​​‍‌‌​ ​‍​ ​‍‌‍‌​​ ‌​‌‍‌​​ ‌ ‌‍‌​‌‍​‌‌‍​‍‌‍‌‍​ ​‌​ ​‍​ ​ ‌‍​‌​‍‌‌​ ​‍​ ​‍​‍‌‌​ ‌‌‌​‌​​‍ ‍‌ ​​‌ ​‍‌‍‍‌‌‍ ‌‌‍​‌‌ ​‍‌ ‍‌‌​​ ‌ ‌​‌‍​‌​‍ ‍‌‍ ​‌‍​‌‌‍​‍‌‍‌‌‌‍ ​​ ‌‍​‍‌‍​‌‌ ​ ‌‍‌‌‌‌‌‌‌ ​‍‌‍ ​​ ‌‌‍‍​‌ ‌​‌ ‌​‌ ​​‌ ​ ​‍‌‌​ ​ ‌​​‌​‍‌‌​ ​‍‌​‌‍​‍‌‌​ ​‍‌​‌‍‌‍ ​​‍ ‌‌‍​‌‌‍ ‍‌‍‌​​‍ ‌‌ ​‍​‍ ‌‌‍‍​‌‍ ‌ ‌​‌‍‌‌‌‍ ​‌ ​ ​‍ ‌‌ ​ ‌ ‌​‌ ‌‌‌‍‌​‌‍‍‌‌‍ ​‍ ‍‌ ‌‍‌‍‌‌‌ ​‍‌‍​ ‌‍‌‌‌‍ ​​‍ ‍‌‍​‌‌ ​​‌ ​​​‍‌‍‌‍‍‌‌‍‌​​ ‌‌‍‍​‌‍ ‌ ‌​‌‍‌‌‌‍ ​‌​​ ‌‍ ​‌‍​‌‌ ​ ‌ ​ ‌​‍‌‌‍ ‍‌‍‌​‌‍‌‌‌ ‍​​‍ ‌​ ‍‌​ ​ ​ ‌‌​ ‌‌​ ​‍‌‍​‌​ ‌‍‌‍​ ​‍ ‌​ ​​​ ​‌‌‍‌​​ ‍‌​‍ ‌​ ‌​​ ‌‍​ ‌‌‌‍‌​​‍ ‌‌‍​‍​ ‌ ​ ​ ​ ‌‍​‍ ‌​ ‌‍​ ‍​​ ‌​‌‍​‍‌‍​ ​ ‌‌​ ​‍‌‍​‍​ ‌‍​ ​​​ ‌‌​ ‌‌​‍‌‍‌ ‌​‌ ‍‌‌ ​​‌‍‌‌​ ‌‌‍‍​‌‍ ‌ ‌​‌‍‌‌‌‍ ​‌​​ ‌‍ ​‌‍​‌‌ ​ ‌ ​ ‌​‍‌‌‍ ‍‌‍‌​‌‍‌‌‌ ‍​​‍‌‍‌ ​​‌‍​‌‌ ‌​‌‍‍​​ ‌‌ ​​‌‍​‌‌‍‌ ‌‍‌‌‌​​‍‌ ‌‌‌‍‍‌‌‍ ​‌‍‌​‌‍‌‌‌ ​‍​‍‌‌​ ‌‌‌​​‍‌‌ ‌‍‍ ‌‍‌‌‌ ‍‌​‍‌‌​ ​ ‌​‌​​‍‌‌​ ​ ‌​‌​​‍‌‌​ ​‍​ ​‍‌‍​‌​ ​‌​ ‌​​ ‍​‌‍​‍‌‍‌‌‌‍​‌​ ‌​‌‍​‌​ ‌‍​ ‌ ‌‍​ ​‍‌‌​ ​‍​ ​‍​‍‌‌​ ‌‌‌​‌​​‍ ‍‌‍‌‌‌‍ ‍‌ ‌​‌ ​‍‌‍‍‌‌‍‌‌‌ ​ ​‍‌‌​ ‌‌‌​​‍‌‌ ‌‍‍ ‌‍‌‌‌ ‍‌​‍‌‌​ ​ ‌​‌​​‍‌‌​ ​ ‌​‌​​‍‌‌​ ​‍​ ​‍‌‍‌​​ ‌​‌‍‌​​ ‌ ‌‍‌​‌‍​‌‌‍​‍‌‍‌‍​ ​‌​ ​‍​ ​ ‌‍​‌​‍‌‌​ ​‍​ ​‍​‍‌‌​ ‌‌‌​‌​​‍ ‍‌ ​​‌ ​‍‌‍‍‌‌‍ ‌‌‍​‌‌ ​‍‌ ‍‌‌​​ ‌ ‌​‌‍​‌​‍ ‍‌‍ ​‌‍​‌‌‍​‍‌‍‌‌‌‍ ​​‍‌‍‌ ​​‌‍‌‌‌ ​‍‌ ​ ‌ ​​‌‍‌‌‌‍​ ‌ ‌​‌‍‍‌‌ ‌‍‌‍‌‌​ ‌‌ ​​‌ ‌‌‌‍​‍‌‍ ​‌‍‍‌‌ ​ ‌‍‍​‌‍‌‌‌‍‌​​‍​‍‌ ‌ Explore all gift cards​​​​‌ ‍ ​‍​‍‌‍ ‌ ​‍‌‍‍‌‌‍‌ ‌‍‍‌‌‍ ‍​‍​‍​ ‍‍​‍​‍‌ ​ ‌‍​‌‌‍ ‍‌‍‍‌‌ ‌​‌ ‍‌​‍ ‍‌‍‍‌‌‍ ​‍​‍​‍ ​​‍​‍‌‍‍​‌ ​‍‌‍‌‌‌‍‌‍​‍​‍​ ‍‍​‍​‍‌‍‍​‌ ‌​‌ ‌​‌ ​​‌ ​ ​ ‍‍​‍ ​‍ ‌‍ ​​‍ ‌‌‍​‌‌‍ ‍‌‍‌​​‍ ‌‌ ​‍​‍ ‌‌‍‍​‌‍ ‌ ‌​‌‍‌‌‌‍ ​‌ ​ ​‍ ‌‌ ​ ‌ ‌​‌ ‌‌‌‍‌​‌‍‍‌‌‍ ​‍ ‍‌ ‌‍‌‍‌‌‌ ​‍‌‍​ ‌‍‌‌‌‍ ​​‍ ‍‌‍​‌‌ ​​‌ ​​​‍ ‌‍‍‌‌‍ ‍‌ ‌​‌‍‌‌‌‍ ‍‌ ‌​​‍ ‌‍‌‌‌‍‌​‌‍‍‌‌ ‌​​‍ ‌‍ ‌‌‍ ‌‍‌​‌‍‌‌​ ‌‌ ​​‌ ​‍‌‍‌‌‌ ​ ‌‍‌‌‌‍ ‍‌ ‌​‌‍​‌‌ ‌​‌‍‍‌‌‍ ‌‍ ‍​ ‍ ‌‍‍‌‌‍‌​​ ‌‌‍‍​‌‍ ‌ ‌​‌‍‌‌‌‍ ​‌​​ ‌‍ ​‌‍​‌‌ ​ ‌ ​ ‌​‍‌‌‍ ‍‌‍‌​‌‍‌‌‌ ‍​​‍ ‌​ ‍‌​ ​ ​ ‌‌​ ‌‌​ ​‍‌‍​‌​ ‌‍‌‍​ ​‍ ‌​ ​​​ ​‌‌‍‌​​ ‍‌​‍ ‌​ ‌​​ ‌‍​ ‌‌‌‍‌​​‍ ‌‌‍​‍​ ‌ ​ ​ ​ ‌‍​‍ ‌​ ‌‍​ ‍​​ ‌​‌‍​‍‌‍​ ​ ‌‌​ ​‍‌‍​‍​ ‌‍​ ​​​ ‌‌​ ‌‌​ ‍ ‌ ‌​‌ ‍‌‌ ​​‌‍‌‌​ ‌‌‍‍​‌‍ ‌ ‌​‌‍‌‌‌‍ ​‌​​ ‌‍ ​‌‍​‌‌ ​ ‌ ​ ‌​‍‌‌‍ ‍‌‍‌​‌‍‌‌‌ ‍​​ ‍ ‌ ​​‌‍​‌‌ ‌​‌‍‍​​ ‌‌ ​​‌‍​‌‌‍‌ ‌‍‌‌‌​​‍‌ ‌‌‌‍‍‌‌‍ ​‌‍‌​‌‍‌‌‌ ​‍​‍‌‌​ ‌‌‌​​‍‌‌ ‌‍‍ ‌‍‌‌‌ ‍‌​‍‌‌​ ​ ‌​‌​​‍‌‌​ ​ ‌​‌​​‍‌‌​ ​‍​ ​‍‌‍​‌​ ​‌​ ‌​​ ‍​‌‍​‍‌‍‌‌‌‍​‌​ ‌​‌‍​‌​ ‌‍​ ‌ ‌‍​ ​‍‌‌​ ​‍​ ​‍​‍‌‌​ ‌‌‌​‌​​‍ ‍‌‍‌‌‌‍ ‍‌ ‌​‌ ​‍‌‍‍‌‌‍‌‌‌ ​ ​‍‌‌​ ‌‌‌​​‍‌‌ ‌‍‍ ‌‍‌‌‌ ‍‌​‍‌‌​ ​ ‌​‌​​‍‌‌​ ​ ‌​‌​​‍‌‌​ ​‍​ ​‍‌‍‌​​ ‌​‌‍‌​​ ‌ ‌‍‌​‌‍​‌‌‍​‍‌‍‌‍​ ​‌​ ​‍​ ​ ‌‍​‌​‍‌‌​ ​‍​ ​‍​‍‌‌​ ‌‌‌​‌​​‍ ‍‌ ​ ‌‍‌‌‌‍​ ‌‍ ‌‍ ‍‌‍‌​‌‍​‌‌ ​‍‌ ‍‌‌​​ ‌ ‌​‌‍​‌​‍ ‍‌‍ ​‌‍​‌‌‍​‍‌‍‌‌‌‍ ​​ ‌‍​‍‌‍​‌‌ ​ ‌‍‌‌‌‌‌‌‌ ​‍‌‍ ​​ ‌‌‍‍​‌ ‌​‌ ‌​‌ ​​‌ ​ ​‍‌‌​ ​ ‌​​‌​‍‌‌​ ​‍‌​‌‍​‍‌‌​ ​‍‌​‌‍‌‍ ​​‍ ‌‌‍​‌‌‍ ‍‌‍‌​​‍ ‌‌ ​‍​‍ ‌‌‍‍​‌‍ ‌ ‌​‌‍‌‌‌‍ ​‌ ​ ​‍ ‌‌ ​ ‌ ‌​‌ ‌‌‌‍‌​‌‍‍‌‌‍ ​‍ ‍‌ ‌‍‌‍‌‌‌ ​‍‌‍​ ‌‍‌‌‌‍ ​​‍ ‍‌‍​‌‌ ​​‌ ​​​‍‌‍‌‍‍‌‌‍‌​​ ‌‌‍‍​‌‍ ‌ ‌​‌‍‌‌‌‍ ​‌​​ ‌‍ ​‌‍​‌‌ ​ ‌ ​ ‌​‍‌‌‍ ‍‌‍‌​‌‍‌‌‌ ‍​​‍ ‌​ ‍‌​ ​ ​ ‌‌​ ‌‌​ ​‍‌‍​‌​ ‌‍‌‍​ ​‍ ‌​ ​​​ ​‌‌‍‌​​ ‍‌​‍ ‌​ ‌​​ ‌‍​ ‌‌‌‍‌​​‍ ‌‌‍​‍​ ‌ ​ ​ ​ ‌‍​‍ ‌​ ‌‍​ ‍​​ ‌​‌‍​‍‌‍​ ​ ‌‌​ ​‍‌‍​‍​ ‌‍​ ​​​ ‌‌​ ‌‌​‍‌‍‌ ‌​‌ ‍‌‌ ​​‌‍‌‌​ ‌‌‍‍​‌‍ ‌ ‌​‌‍‌‌‌‍ ​‌​​ ‌‍ ​‌‍​‌‌ ​ ‌ ​ ‌​‍‌‌‍ ‍‌‍‌​‌‍‌‌‌ ‍​​‍‌‍‌ ​​‌‍​‌‌ ‌​‌‍‍​​ ‌‌ ​​‌‍​‌‌‍‌ ‌‍‌‌‌​​‍‌ ‌‌‌‍‍‌‌‍ ​‌‍‌​‌‍‌‌‌ ​‍​‍‌‌​ ‌‌‌​​‍‌‌ ‌‍‍ ‌‍‌‌‌ ‍‌​‍‌‌​ ​ ‌​‌​​‍‌‌​ ​ ‌​‌​​‍‌‌​ ​‍​ ​‍‌‍​‌​ ​‌​ ‌​​ ‍​‌‍​‍‌‍‌‌‌‍​‌​ ‌​‌‍​‌​ ‌‍​ ‌ ‌‍​ ​‍‌‌​ ​‍​ ​‍​‍‌‌​ ‌‌‌​‌​​‍ ‍‌‍‌‌‌‍ ‍‌ ‌​‌ ​‍‌‍‍‌‌‍‌‌‌ ​ ​‍‌‌​ ‌‌‌​​‍‌‌ ‌‍‍ ‌‍‌‌‌ ‍‌​‍‌‌​ ​ ‌​‌​​‍‌‌​ ​ ‌​‌​​‍‌‌​ ​‍​ ​‍‌‍‌​​ ‌​‌‍‌​​ ‌ ‌‍‌​‌‍​‌‌‍​‍‌‍‌‍​ ​‌​ ​‍​ ​ ‌‍​‌​‍‌‌​ ​‍​ ​‍​‍‌‌​ ‌‌‌​‌​​‍ ‍‌ ​ ‌‍‌‌‌‍​ ‌‍ ‌‍ ‍‌‍‌​‌‍​‌‌ ​‍‌ ‍‌‌​​ ‌ ‌​‌‍​‌​‍ ‍‌‍ ​‌‍​‌‌‍​‍‌‍‌‌‌‍ ​​‍‌‍‌ ​​‌‍‌‌‌ ​‍‌ ​ ‌ ​​‌‍‌‌‌‍​ ‌ ‌​‌‍‍‌‌ ‌‍‌‍‌‌​ ‌‌ ​​‌ ‌‌‌‍​‍‌‍ ​‌‍‍‌‌ ​ ‌‍‍​‌‍‌‌‌‍‌​​‍​‍‌ ‌
Gift Vouchers​​​​‌ ‍ ​‍​‍‌‍ ‌ ​‍‌‍‍‌‌‍‌ ‌‍‍‌‌‍ ‍​‍​‍​ ‍‍​‍​‍‌ ​ ‌‍​‌‌‍ ‍‌‍‍‌‌ ‌​‌ ‍‌​‍ ‍‌‍‍‌‌‍ ​‍​‍​‍ ​​‍​‍‌‍‍​‌ ​‍‌‍‌‌‌‍‌‍​‍​‍​ ‍‍​‍​‍‌‍‍​‌ ‌​‌ ‌​‌ ​​‌ ​ ​ ‍‍​‍ ​‍ ‌‍ ​​‍ ‌‌‍​‌‌‍ ‍‌‍‌​​‍ ‌‌ ​‍​‍ ‌‌‍‍​‌‍ ‌ ‌​‌‍‌‌‌‍ ​‌ ​ ​‍ ‌‌ ​ ‌ ‌​‌ ‌‌‌‍‌​‌‍‍‌‌‍ ​‍ ‍‌ ‌‍‌‍‌‌‌ ​‍‌‍​ ‌‍‌‌‌‍ ​​‍ ‍‌‍​‌‌ ​​‌ ​​​‍ ‌‍‍‌‌‍ ‍‌ ‌​‌‍‌‌‌‍ ‍‌ ‌​​‍ ‌‍‌‌‌‍‌​‌‍‍‌‌ ‌​​‍ ‌‍ ‌‌‍ ‌‍‌​‌‍‌‌​ ‌‌ ​​‌ ​‍‌‍‌‌‌ ​ ‌‍‌‌‌‍ ‍‌ ‌​‌‍​‌‌ ‌​‌‍‍‌‌‍ ‌‍ ‍​ ‍ ‌‍‍‌‌‍‌​​ ‌‌‍‍​‌‍ ‌ ‌​‌‍‌‌‌‍ ​‌​​ ‌‍ ​‌‍​‌‌ ​ ‌ ​ ‌​‍‌‌‍ ‍‌‍‌​‌‍‌‌‌ ‍​​‍ ‌​ ‍‌​ ​ ​ ‌‌​ ‌‌​ ​‍‌‍​‌​ ‌‍‌‍​ ​‍ ‌​ ​​​ ​‌‌‍‌​​ ‍‌​‍ ‌​ ‌​​ ‌‍​ ‌‌‌‍‌​​‍ ‌‌‍​‍​ ‌ ​ ​ ​ ‌‍​‍ ‌​ ‌‍​ ‍​​ ‌​‌‍​‍‌‍​ ​ ‌‌​ ​‍‌‍​‍​ ‌‍​ ​​​ ‌‌​ ‌‌​ ‍ ‌ ‌​‌ ‍‌‌ ​​‌‍‌‌​ ‌‌‍‍​‌‍ ‌ ‌​‌‍‌‌‌‍ ​‌​​ ‌‍ ​‌‍​‌‌ ​ ‌ ​ ‌​‍‌‌‍ ‍‌‍‌​‌‍‌‌‌ ‍​​ ‍ ‌ ​​‌‍​‌‌ ‌​‌‍‍​​ ‌‌ ​​‌‍​‌‌‍‌ ‌‍‌‌‌​​‍‌ ‌‌‌‍‍‌‌‍ ​‌‍‌​‌‍‌‌‌ ​‍​‍‌‌​ ‌‌‌​​‍‌‌ ‌‍‍ ‌‍‌‌‌ ‍‌​‍‌‌​ ​ ‌​‌​​‍‌‌​ ​ ‌​‌​​‍‌‌​ ​‍​ ​‍‌‍​‌​ ​‌​ ‌​​ ‍​‌‍​‍‌‍‌‌‌‍​‌​ ‌​‌‍​‌​ ‌‍​ ‌ ‌‍​ ​‍‌‌​ ​‍​ ​‍​‍‌‌​ ‌‌‌​‌​​‍ ‍‌‍‌‌‌‍ ‍‌ ‌​‌ ​‍‌‍‍‌‌‍‌‌‌ ​ ​‍‌‌​ ‌‌‌​​‍‌‌ ‌‍‍ ‌‍‌‌‌ ‍‌​‍‌‌​ ​ ‌​‌​​‍‌‌​ ​ ‌​‌​​‍‌‌​ ​‍​ ​‍‌‍​‌​ ‌​‌‍‌‍​ ​​​ ‌‍​ ​​​ ​ ​ ‌​‌‍​ ​ ‍​‌‍‌​​ ​ ​‍‌‌​ ​‍​ ​‍​‍‌‌​ ‌‌‌​‌​​‍ ‍‌‍‍​‌‍‌‌‌‍​‌‌‍‌​‌‍‍‌‌‍ ‍‌‍‌ ​ ‌‍​‍‌‍​‌‌ ​ ‌‍‌‌‌‌‌‌‌ ​‍‌‍ ​​ ‌‌‍‍​‌ ‌​‌ ‌​‌ ​​‌ ​ ​‍‌‌​ ​ ‌​​‌​‍‌‌​ ​‍‌​‌‍​‍‌‌​ ​‍‌​‌‍‌‍ ​​‍ ‌‌‍​‌‌‍ ‍‌‍‌​​‍ ‌‌ ​‍​‍ ‌‌‍‍​‌‍ ‌ ‌​‌‍‌‌‌‍ ​‌ ​ ​‍ ‌‌ ​ ‌ ‌​‌ ‌‌‌‍‌​‌‍‍‌‌‍ ​‍ ‍‌ ‌‍‌‍‌‌‌ ​‍‌‍​ ‌‍‌‌‌‍ ​​‍ ‍‌‍​‌‌ ​​‌ ​​​‍‌‍‌‍‍‌‌‍‌​​ ‌‌‍‍​‌‍ ‌ ‌​‌‍‌‌‌‍ ​‌​​ ‌‍ ​‌‍​‌‌ ​ ‌ ​ ‌​‍‌‌‍ ‍‌‍‌​‌‍‌‌‌ ‍​​‍ ‌​ ‍‌​ ​ ​ ‌‌​ ‌‌​ ​‍‌‍​‌​ ‌‍‌‍​ ​‍ ‌​ ​​​ ​‌‌‍‌​​ ‍‌​‍ ‌​ ‌​​ ‌‍​ ‌‌‌‍‌​​‍ ‌‌‍​‍​ ‌ ​ ​ ​ ‌‍​‍ ‌​ ‌‍​ ‍​​ ‌​‌‍​‍‌‍​ ​ ‌‌​ ​‍‌‍​‍​ ‌‍​ ​​​ ‌‌​ ‌‌​‍‌‍‌ ‌​‌ ‍‌‌ ​​‌‍‌‌​ ‌‌‍‍​‌‍ ‌ ‌​‌‍‌‌‌‍ ​‌​​ ‌‍ ​‌‍​‌‌ ​ ‌ ​ ‌​‍‌‌‍ ‍‌‍‌​‌‍‌‌‌ ‍​​‍‌‍‌ ​​‌‍​‌‌ ‌​‌‍‍​​ ‌‌ ​​‌‍​‌‌‍‌ ‌‍‌‌‌​​‍‌ ‌‌‌‍‍‌‌‍ ​‌‍‌​‌‍‌‌‌ ​‍​‍‌‌​ ‌‌‌​​‍‌‌ ‌‍‍ ‌‍‌‌‌ ‍‌​‍‌‌​ ​ ‌​‌​​‍‌‌​ ​ ‌​‌​​‍‌‌​ ​‍​ ​‍‌‍​‌​ ​‌​ ‌​​ ‍​‌‍​‍‌‍‌‌‌‍​‌​ ‌​‌‍​‌​ ‌‍​ ‌ ‌‍​ ​‍‌‌​ ​‍​ ​‍​‍‌‌​ ‌‌‌​‌​​‍ ‍‌‍‌‌‌‍ ‍‌ ‌​‌ ​‍‌‍‍‌‌‍‌‌‌ ​ ​‍‌‌​ ‌‌‌​​‍‌‌ ‌‍‍ ‌‍‌‌‌ ‍‌​‍‌‌​ ​ ‌​‌​​‍‌‌​ ​ ‌​‌​​‍‌‌​ ​‍​ ​‍‌‍​‌​ ‌​‌‍‌‍​ ​​​ ‌‍​ ​​​ ​ ​ ‌​‌‍​ ​ ‍​‌‍‌​​ ​ ​‍‌‌​ ​‍​ ​‍​‍‌‌​ ‌‌‌​‌​​‍ ‍‌‍‍​‌‍‌‌‌‍​‌‌‍‌​‌‍‍‌‌‍ ‍‌‍‌ ​‍‌‍‌ ​​‌‍‌‌‌ ​‍‌ ​ ‌ ​​‌‍‌‌‌‍​ ‌ ‌​‌‍‍‌‌ ‌‍‌‍‌‌​ ‌‌ ​​‌ ‌‌‌‍​‍‌‍ ​‌‍‍‌‌ ​ ‌‍‍​‌‍‌‌‌‍‌​​‍​‍‌ ‌
Let them choose their own Chewton Glen moment, from cookery
classes and dining to spa time, stays and special experiences across
the estate. Value / experience: Monetary gift voucher​​​​‌ ‍ ​‍​‍‌‍ ‌ ​‍‌‍‍‌‌‍‌ ‌‍‍‌‌‍ ‍​‍​‍​ ‍‍​‍​‍‌ ​ ‌‍​‌‌‍ ‍‌‍‍‌‌ ‌​‌ ‍‌​‍ ‍‌‍‍‌‌‍ ​‍​‍​‍ ​​‍​‍‌‍‍​‌ ​‍‌‍‌‌‌‍‌‍​‍​‍​ ‍‍​‍​‍‌‍‍​‌ ‌​‌ ‌​‌ ​​‌ ​ ​ ‍‍​‍ ​‍ ‌‍ ​​‍ ‌‌‍​‌‌‍ ‍‌‍‌​​‍ ‌‌ ​‍​‍ ‌‌‍‍​‌‍ ‌ ‌​‌‍‌‌‌‍ ​‌ ​ ​‍ ‌‌ ​ ‌ ‌​‌ ‌‌‌‍‌​‌‍‍‌‌‍ ​‍ ‍‌ ‌‍‌‍‌‌‌ ​‍‌‍​ ‌‍‌‌‌‍ ​​‍ ‍‌‍​‌‌ ​​‌ ​​​‍ ‌‍‍‌‌‍ ‍‌ ‌​‌‍‌‌‌‍ ‍‌ ‌​​‍ ‌‍‌‌‌‍‌​‌‍‍‌‌ ‌​​‍ ‌‍ ‌‌‍ ‌‍‌​‌‍‌‌​ ‌‌ ​​‌ ​‍‌‍‌‌‌ ​ ‌‍‌‌‌‍ ‍‌ ‌​‌‍​‌‌ ‌​‌‍‍‌‌‍ ‌‍ ‍​ ‍ ‌‍‍‌‌‍‌​​ ‌‌‍‍​‌‍ ‌ ‌​‌‍‌‌‌‍ ​‌​​ ‌‍ ​‌‍​‌‌ ​ ‌ ​ ‌​‍‌‌‍ ‍‌‍‌​‌‍‌‌‌ ‍​​‍ ‌​ ‍‌​ ​ ​ ‌‌​ ‌‌​ ​‍‌‍​‌​ ‌‍‌‍​ ​‍ ‌​ ​​​ ​‌‌‍‌​​ ‍‌​‍ ‌​ ‌​​ ‌‍​ ‌‌‌‍‌​​‍ ‌‌‍​‍​ ‌ ​ ​ ​ ‌‍​‍ ‌​ ‌‍​ ‍​​ ‌​‌‍​‍‌‍​ ​ ‌‌​ ​‍‌‍​‍​ ‌‍​ ​​​ ‌‌​ ‌‌​ ‍ ‌ ‌​‌ ‍‌‌ ​​‌‍‌‌​ ‌‌‍‍​‌‍ ‌ ‌​‌‍‌‌‌‍ ​‌​​ ‌‍ ​‌‍​‌‌ ​ ‌ ​ ‌​‍‌‌‍ ‍‌‍‌​‌‍‌‌‌ ‍​​ ‍ ‌ ​​‌‍​‌‌ ‌​‌‍‍​​ ‌‌ ​​‌‍​‌‌‍‌ ‌‍‌‌‌​​‍‌ ‌‌‌‍‍‌‌‍ ​‌‍‌​‌‍‌‌‌ ​‍​‍‌‌​ ‌‌‌​​‍‌‌ ‌‍‍ ‌‍‌‌‌ ‍‌​‍‌‌​ ​ ‌​‌​​‍‌‌​ ​ ‌​‌​​‍‌‌​ ​‍​ ​‍‌‍​‌​ ​‌​ ‌​​ ‍​‌‍​‍‌‍‌‌‌‍​‌​ ‌​‌‍​‌​ ‌‍​ ‌ ‌‍​ ​‍‌‌​ ​‍​ ​‍​‍‌‌​ ‌‌‌​‌​​‍ ‍‌‍‌‌‌‍ ‍‌ ‌​‌ ​‍‌‍‍‌‌‍‌‌‌ ​ ​‍‌‌​ ‌‌‌​​‍‌‌ ‌‍‍ ‌‍‌‌‌ ‍‌​‍‌‌​ ​ ‌​‌​​‍‌‌​ ​ ‌​‌​​‍‌‌​ ​‍​ ​‍‌‍​‌​ ‌​‌‍‌‍​ ​​​ ‌‍​ ​​​ ​ ​ ‌​‌‍​ ​ ‍​‌‍‌​​ ​ ​‍‌‌​ ​‍​ ​‍​‍‌‌​ ‌‌‌​‌​​‍ ‍‌‍​‍‌‍ ‌‍‌​‌ ‍‌​ ‌‍​‍‌‍​‌‌ ​ ‌‍‌‌‌‌‌‌‌ ​‍‌‍ ​​ ‌‌‍‍​‌ ‌​‌ ‌​‌ ​​‌ ​ ​‍‌‌​ ​ ‌​​‌​‍‌‌​ ​‍‌​‌‍​‍‌‌​ ​‍‌​‌‍‌‍ ​​‍ ‌‌‍​‌‌‍ ‍‌‍‌​​‍ ‌‌ ​‍​‍ ‌‌‍‍​‌‍ ‌ ‌​‌‍‌‌‌‍ ​‌ ​ ​‍ ‌‌ ​ ‌ ‌​‌ ‌‌‌‍‌​‌‍‍‌‌‍ ​‍ ‍‌ ‌‍‌‍‌‌‌ ​‍‌‍​ ‌‍‌‌‌‍ ​​‍ ‍‌‍​‌‌ ​​‌ ​​​‍‌‍‌‍‍‌‌‍‌​​ ‌‌‍‍​‌‍ ‌ ‌​‌‍‌‌‌‍ ​‌​​ ‌‍ ​‌‍​‌‌ ​ ‌ ​ ‌​‍‌‌‍ ‍‌‍‌​‌‍‌‌‌ ‍​​‍ ‌​ ‍‌​ ​ ​ ‌‌​ ‌‌​ ​‍‌‍​‌​ ‌‍‌‍​ ​‍ ‌​ ​​​ ​‌‌‍‌​​ ‍‌​‍ ‌​ ‌​​ ‌‍​ ‌‌‌‍‌​​‍ ‌‌‍​‍​ ‌ ​ ​ ​ ‌‍​‍ ‌​ ‌‍​ ‍​​ ‌​‌‍​‍‌‍​ ​ ‌‌​ ​‍‌‍​‍​ ‌‍​ ​​​ ‌‌​ ‌‌​‍‌‍‌ ‌​‌ ‍‌‌ ​​‌‍‌‌​ ‌‌‍‍​‌‍ ‌ ‌​‌‍‌‌‌‍ ​‌​​ ‌‍ ​‌‍​‌‌ ​ ‌ ​ ‌​‍‌‌‍ ‍‌‍‌​‌‍‌‌‌ ‍​​‍‌‍‌ ​​‌‍​‌‌ ‌​‌‍‍​​ ‌‌ ​​‌‍​‌‌‍‌ ‌‍‌‌‌​​‍‌ ‌‌‌‍‍‌‌‍ ​‌‍‌​‌‍‌‌‌ ​‍​‍‌‌​ ‌‌‌​​‍‌‌ ‌‍‍ ‌‍‌‌‌ ‍‌​‍‌‌​ ​ ‌​‌​​‍‌‌​ ​ ‌​‌​​‍‌‌​ ​‍​ ​‍‌‍​‌​ ​‌​ ‌​​ ‍​‌‍​‍‌‍‌‌‌‍​‌​ ‌​‌‍​‌​ ‌‍​ ‌ ‌‍​ ​‍‌‌​ ​‍​ ​‍​‍‌‌​ ‌‌‌​‌​​‍ ‍‌‍‌‌‌‍ ‍‌ ‌​‌ ​‍‌‍‍‌‌‍‌‌‌ ​ ​‍‌‌​ ‌‌‌​​‍‌‌ ‌‍‍ ‌‍‌‌‌ ‍‌​‍‌‌​ ​ ‌​‌​​‍‌‌​ ​ ‌​‌​​‍‌‌​ ​‍​ ​‍‌‍​‌​ ‌​‌‍‌‍​ ​​​ ‌‍​ ​​​ ​ ​ ‌​‌‍​ ​ ‍​‌‍‌​​ ​ ​‍‌‌​ ​‍​ ​‍​‍‌‌​ ‌‌‌​‌​​‍ ‍‌‍​‍‌‍ ‌‍‌​‌ ‍‌​‍‌‍‌ ​​‌‍‌‌‌ ​‍‌ ​ ‌ ​​‌‍‌‌‌‍​ ‌ ‌​‌‍‍‌‌ ‌‍‌‍‌‌​ ‌‌ ​​‌ ‌‌‌‍​‍‌‍ ​‌‍‍‌‌ ​ ‌‍‍​‌‍‌‌‌‍‌​​‍​‍‌ ‌
Buy Now ​​​​‌ ‍ ​‍​‍‌‍ ‌ ​‍‌‍‍‌‌‍‌ ‌‍‍‌‌‍ ‍​‍​‍​ ‍‍​‍​‍‌ ​ ‌‍​‌‌‍ ‍‌‍‍‌‌ ‌​‌ ‍‌​‍ ‍‌‍‍‌‌‍ ​‍​‍​‍ ​​‍​‍‌‍‍​‌ ​‍‌‍‌‌‌‍‌‍​‍​‍​ ‍‍​‍​‍‌‍‍​‌ ‌​‌ ‌​‌ ​​‌ ​ ​ ‍‍​‍ ​‍ ‌‍ ​​‍ ‌‌‍​‌‌‍ ‍‌‍‌​​‍ ‌‌ ​‍​‍ ‌‌‍‍​‌‍ ‌ ‌​‌‍‌‌‌‍ ​‌ ​ ​‍ ‌‌ ​ ‌ ‌​‌ ‌‌‌‍‌​‌‍‍‌‌‍ ​‍ ‍‌ ‌‍‌‍‌‌‌ ​‍‌‍​ ‌‍‌‌‌‍ ​​‍ ‍‌‍​‌‌ ​​‌ ​​​‍ ‌‍‍‌‌‍ ‍‌ ‌​‌‍‌‌‌‍ ‍‌ ‌​​‍ ‌‍‌‌‌‍‌​‌‍‍‌‌ ‌​​‍ ‌‍ ‌‌‍ ‌‍‌​‌‍‌‌​ ‌‌ ​​‌ ​‍‌‍‌‌‌ ​ ‌‍‌‌‌‍ ‍‌ ‌​‌‍​‌‌ ‌​‌‍‍‌‌‍ ‌‍ ‍​ ‍ ‌‍‍‌‌‍‌​​ ‌‌‍‍​‌‍ ‌ ‌​‌‍‌‌‌‍ ​‌​​ ‌‍ ​‌‍​‌‌ ​ ‌ ​ ‌​‍‌‌‍ ‍‌‍‌​‌‍‌‌‌ ‍​​‍ ‌​ ‍‌​ ​ ​ ‌‌​ ‌‌​ ​‍‌‍​‌​ ‌‍‌‍​ ​‍ ‌​ ​​​ ​‌‌‍‌​​ ‍‌​‍ ‌​ ‌​​ ‌‍​ ‌‌‌‍‌​​‍ ‌‌‍​‍​ ‌ ​ ​ ​ ‌‍​‍ ‌​ ‌‍​ ‍​​ ‌​‌‍​‍‌‍​ ​ ‌‌​ ​‍‌‍​‍​ ‌‍​ ​​​ ‌‌​ ‌‌​ ‍ ‌ ‌​‌ ‍‌‌ ​​‌‍‌‌​ ‌‌‍‍​‌‍ ‌ ‌​‌‍‌‌‌‍ ​‌​​ ‌‍ ​‌‍​‌‌ ​ ‌ ​ ‌​‍‌‌‍ ‍‌‍‌​‌‍‌‌‌ ‍​​ ‍ ‌ ​​‌‍​‌‌ ‌​‌‍‍​​ ‌‌ ​​‌‍​‌‌‍‌ ‌‍‌‌‌​​‍‌ ‌‌‌‍‍‌‌‍ ​‌‍‌​‌‍‌‌‌ ​‍​‍‌‌​ ‌‌‌​​‍‌‌ ‌‍‍ ‌‍‌‌‌ ‍‌​‍‌‌​ ​ ‌​‌​​‍‌‌​ ​ ‌​‌​​‍‌‌​ ​‍​ ​‍‌‍​‌​ ​‌​ ‌​​ ‍​‌‍​‍‌‍‌‌‌‍​‌​ ‌​‌‍​‌​ ‌‍​ ‌ ‌‍​ ​‍‌‌​ ​‍​ ​‍​‍‌‌​ ‌‌‌​‌​​‍ ‍‌‍‌‌‌‍ ‍‌ ‌​‌ ​‍‌‍‍‌‌‍‌‌‌ ​ ​‍‌‌​ ‌‌‌​​‍‌‌ ‌‍‍ ‌‍‌‌‌ ‍‌​‍‌‌​ ​ ‌​‌​​‍‌‌​ ​ ‌​‌​​‍‌‌​ ​‍​ ​‍‌‍​‌​ ‌​‌‍‌‍​ ​​​ ‌‍​ ​​​ ​ ​ ‌​‌‍​ ​ ‍​‌‍‌​​ ​ ​‍‌‌​ ​‍​ ​‍​‍‌‌​ ‌‌‌​‌​​‍ ‍‌ ​​‌ ​‍‌‍‍‌‌‍ ‌‌‍​‌‌ ​‍‌ ‍‌‌​​ ‌ ‌​‌‍​‌​‍ ‍‌‍ ​‌‍​‌‌‍​‍‌‍‌‌‌‍ ​​ ‌‍​‍‌‍​‌‌ ​ ‌‍‌‌‌‌‌‌‌ ​‍‌‍ ​​ ‌‌‍‍​‌ ‌​‌ ‌​‌ ​​‌ ​ ​‍‌‌​ ​ ‌​​‌​‍‌‌​ ​‍‌​‌‍​‍‌‌​ ​‍‌​‌‍‌‍ ​​‍ ‌‌‍​‌‌‍ ‍‌‍‌​​‍ ‌‌ ​‍​‍ ‌‌‍‍​‌‍ ‌ ‌​‌‍‌‌‌‍ ​‌ ​ ​‍ ‌‌ ​ ‌ ‌​‌ ‌‌‌‍‌​‌‍‍‌‌‍ ​‍ ‍‌ ‌‍‌‍‌‌‌ ​‍‌‍​ ‌‍‌‌‌‍ ​​‍ ‍‌‍​‌‌ ​​‌ ​​​‍‌‍‌‍‍‌‌‍‌​​ ‌‌‍‍​‌‍ ‌ ‌​‌‍‌‌‌‍ ​‌​​ ‌‍ ​‌‍​‌‌ ​ ‌ ​ ‌​‍‌‌‍ ‍‌‍‌​‌‍‌‌‌ ‍​​‍ ‌​ ‍‌​ ​ ​ ‌‌​ ‌‌​ ​‍‌‍​‌​ ‌‍‌‍​ ​‍ ‌​ ​​​ ​‌‌‍‌​​ ‍‌​‍ ‌​ ‌​​ ‌‍​ ‌‌‌‍‌​​‍ ‌‌‍​‍​ ‌ ​ ​ ​ ‌‍​‍ ‌​ ‌‍​ ‍​​ ‌​‌‍​‍‌‍​ ​ ‌‌​ ​‍‌‍​‍​ ‌‍​ ​​​ ‌‌​ ‌‌​‍‌‍‌ ‌​‌ ‍‌‌ ​​‌‍‌‌​ ‌‌‍‍​‌‍ ‌ ‌​‌‍‌‌‌‍ ​‌​​ ‌‍ ​‌‍​‌‌ ​ ‌ ​ ‌​‍‌‌‍ ‍‌‍‌​‌‍‌‌‌ ‍​​‍‌‍‌ ​​‌‍​‌‌ ‌​‌‍‍​​ ‌‌ ​​‌‍​‌‌‍‌ ‌‍‌‌‌​​‍‌ ‌‌‌‍‍‌‌‍ ​‌‍‌​‌‍‌‌‌ ​‍​‍‌‌​ ‌‌‌​​‍‌‌ ‌‍‍ ‌‍‌‌‌ ‍‌​‍‌‌​ ​ ‌​‌​​‍‌‌​ ​ ‌​‌​​‍‌‌​ ​‍​ ​‍‌‍​‌​ ​‌​ ‌​​ ‍​‌‍​‍‌‍‌‌‌‍​‌​ ‌​‌‍​‌​ ‌‍​ ‌ ‌‍​ ​‍‌‌​ ​‍​ ​‍​‍‌‌​ ‌‌‌​‌​​‍ ‍‌‍‌‌‌‍ ‍‌ ‌​‌ ​‍‌‍‍‌‌‍‌‌‌ ​ ​‍‌‌​ ‌‌‌​​‍‌‌ ‌‍‍ ‌‍‌‌‌ ‍‌​‍‌‌​ ​ ‌​‌​​‍‌‌​ ​ ‌​‌​​‍‌‌​ ​‍​ ​‍‌‍​‌​ ‌​‌‍‌‍​ ​​​ ‌‍​ ​​​ ​ ​ ‌​‌‍​ ​ ‍​‌‍‌​​ ​ ​‍‌‌​ ​‍​ ​‍​‍‌‌​ ‌‌‌​‌​​‍ ‍‌ ​​‌ ​‍‌‍‍‌‌‍ ‌‌‍​‌‌ ​‍‌ ‍‌‌​​ ‌ ‌​‌‍​‌​‍ ‍‌‍ ​‌‍​‌‌‍​‍‌‍‌‌‌‍ ​​‍‌‍‌ ​​‌‍‌‌‌ ​‍‌ ​ ‌ ​​‌‍‌‌‌‍​ ‌ ‌​‌‍‍‌‌ ‌‍‌‍‌‌​ ‌‌ ​​‌ ‌‌‌‍​‍‌‍ ​‌‍‍‌‌ ​ ‌‍‍​‌‍‌‌‌‍‌​​‍​‍‌ ‌ Explore all gift cards​​​​‌ ‍ ​‍​‍‌‍ ‌ ​‍‌‍‍‌‌‍‌ ‌‍‍‌‌‍ ‍​‍​‍​ ‍‍​‍​‍‌ ​ ‌‍​‌‌‍ ‍‌‍‍‌‌ ‌​‌ ‍‌​‍ ‍‌‍‍‌‌‍ ​‍​‍​‍ ​​‍​‍‌‍‍​‌ ​‍‌‍‌‌‌‍‌‍​‍​‍​ ‍‍​‍​‍‌‍‍​‌ ‌​‌ ‌​‌ ​​‌ ​ ​ ‍‍​‍ ​‍ ‌‍ ​​‍ ‌‌‍​‌‌‍ ‍‌‍‌​​‍ ‌‌ ​‍​‍ ‌‌‍‍​‌‍ ‌ ‌​‌‍‌‌‌‍ ​‌ ​ ​‍ ‌‌ ​ ‌ ‌​‌ ‌‌‌‍‌​‌‍‍‌‌‍ ​‍ ‍‌ ‌‍‌‍‌‌‌ ​‍‌‍​ ‌‍‌‌‌‍ ​​‍ ‍‌‍​‌‌ ​​‌ ​​​‍ ‌‍‍‌‌‍ ‍‌ ‌​‌‍‌‌‌‍ ‍‌ ‌​​‍ ‌‍‌‌‌‍‌​‌‍‍‌‌ ‌​​‍ ‌‍ ‌‌‍ ‌‍‌​‌‍‌‌​ ‌‌ ​​‌ ​‍‌‍‌‌‌ ​ ‌‍‌‌‌‍ ‍‌ ‌​‌‍​‌‌ ‌​‌‍‍‌‌‍ ‌‍ ‍​ ‍ ‌‍‍‌‌‍‌​​ ‌‌‍‍​‌‍ ‌ ‌​‌‍‌‌‌‍ ​‌​​ ‌‍ ​‌‍​‌‌ ​ ‌ ​ ‌​‍‌‌‍ ‍‌‍‌​‌‍‌‌‌ ‍​​‍ ‌​ ‍‌​ ​ ​ ‌‌​ ‌‌​ ​‍‌‍​‌​ ‌‍‌‍​ ​‍ ‌​ ​​​ ​‌‌‍‌​​ ‍‌​‍ ‌​ ‌​​ ‌‍​ ‌‌‌‍‌​​‍ ‌‌‍​‍​ ‌ ​ ​ ​ ‌‍​‍ ‌​ ‌‍​ ‍​​ ‌​‌‍​‍‌‍​ ​ ‌‌​ ​‍‌‍​‍​ ‌‍​ ​​​ ‌‌​ ‌‌​ ‍ ‌ ‌​‌ ‍‌‌ ​​‌‍‌‌​ ‌‌‍‍​‌‍ ‌ ‌​‌‍‌‌‌‍ ​‌​​ ‌‍ ​‌‍​‌‌ ​ ‌ ​ ‌​‍‌‌‍ ‍‌‍‌​‌‍‌‌‌ ‍​​ ‍ ‌ ​​‌‍​‌‌ ‌​‌‍‍​​ ‌‌ ​​‌‍​‌‌‍‌ ‌‍‌‌‌​​‍‌ ‌‌‌‍‍‌‌‍ ​‌‍‌​‌‍‌‌‌ ​‍​‍‌‌​ ‌‌‌​​‍‌‌ ‌‍‍ ‌‍‌‌‌ ‍‌​‍‌‌​ ​ ‌​‌​​‍‌‌​ ​ ‌​‌​​‍‌‌​ ​‍​ ​‍‌‍​‌​ ​‌​ ‌​​ ‍​‌‍​‍‌‍‌‌‌‍​‌​ ‌​‌‍​‌​ ‌‍​ ‌ ‌‍​ ​‍‌‌​ ​‍​ ​‍​‍‌‌​ ‌‌‌​‌​​‍ ‍‌‍‌‌‌‍ ‍‌ ‌​‌ ​‍‌‍‍‌‌‍‌‌‌ ​ ​‍‌‌​ ‌‌‌​​‍‌‌ ‌‍‍ ‌‍‌‌‌ ‍‌​‍‌‌​ ​ ‌​‌​​‍‌‌​ ​ ‌​‌​​‍‌‌​ ​‍​ ​‍‌‍​‌​ ‌​‌‍‌‍​ ​​​ ‌‍​ ​​​ ​ ​ ‌​‌‍​ ​ ‍​‌‍‌​​ ​ ​‍‌‌​ ​‍​ ​‍​‍‌‌​ ‌‌‌​‌​​‍ ‍‌ ​ ‌‍‌‌‌‍​ ‌‍ ‌‍ ‍‌‍‌​‌‍​‌‌ ​‍‌ ‍‌‌​​ ‌ ‌​‌‍​‌​‍ ‍‌‍ ​‌‍​‌‌‍​‍‌‍‌‌‌‍ ​​ ‌‍​‍‌‍​‌‌ ​ ‌‍‌‌‌‌‌‌‌ ​‍‌‍ ​​ ‌‌‍‍​‌ ‌​‌ ‌​‌ ​​‌ ​ ​‍‌‌​ ​ ‌​​‌​‍‌‌​ ​‍‌​‌‍​‍‌‌​ ​‍‌​‌‍‌‍ ​​‍ ‌‌‍​‌‌‍ ‍‌‍‌​​‍ ‌‌ ​‍​‍ ‌‌‍‍​‌‍ ‌ ‌​‌‍‌‌‌‍ ​‌ ​ ​‍ ‌‌ ​ ‌ ‌​‌ ‌‌‌‍‌​‌‍‍‌‌‍ ​‍ ‍‌ ‌‍‌‍‌‌‌ ​‍‌‍​ ‌‍‌‌‌‍ ​​‍ ‍‌‍​‌‌ ​​‌ ​​​‍‌‍‌‍‍‌‌‍‌​​ ‌‌‍‍​‌‍ ‌ ‌​‌‍‌‌‌‍ ​‌​​ ‌‍ ​‌‍​‌‌ ​ ‌ ​ ‌​‍‌‌‍ ‍‌‍‌​‌‍‌‌‌ ‍​​‍ ‌​ ‍‌​ ​ ​ ‌‌​ ‌‌​ ​‍‌‍​‌​ ‌‍‌‍​ ​‍ ‌​ ​​​ ​‌‌‍‌​​ ‍‌​‍ ‌​ ‌​​ ‌‍​ ‌‌‌‍‌​​‍ ‌‌‍​‍​ ‌ ​ ​ ​ ‌‍​‍ ‌​ ‌‍​ ‍​​ ‌​‌‍​‍‌‍​ ​ ‌‌​ ​‍‌‍​‍​ ‌‍​ ​​​ ‌‌​ ‌‌​‍‌‍‌ ‌​‌ ‍‌‌ ​​‌‍‌‌​ ‌‌‍‍​‌‍ ‌ ‌​‌‍‌‌‌‍ ​‌​​ ‌‍ ​‌‍​‌‌ ​ ‌ ​ ‌​‍‌‌‍ ‍‌‍‌​‌‍‌‌‌ ‍​​‍‌‍‌ ​​‌‍​‌‌ ‌​‌‍‍​​ ‌‌ ​​‌‍​‌‌‍‌ ‌‍‌‌‌​​‍‌ ‌‌‌‍‍‌‌‍ ​‌‍‌​‌‍‌‌‌ ​‍​‍‌‌​ ‌‌‌​​‍‌‌ ‌‍‍ ‌‍‌‌‌ ‍‌​‍‌‌​ ​ ‌​‌​​‍‌‌​ ​ ‌​‌​​‍‌‌​ ​‍​ ​‍‌‍​‌​ ​‌​ ‌​​ ‍​‌‍​‍‌‍‌‌‌‍​‌​ ‌​‌‍​‌​ ‌‍​ ‌ ‌‍​ ​‍‌‌​ ​‍​ ​‍​‍‌‌​ ‌‌‌​‌​​‍ ‍‌‍‌‌‌‍ ‍‌ ‌​‌ ​‍‌‍‍‌‌‍‌‌‌ ​ ​‍‌‌​ ‌‌‌​​‍‌‌ ‌‍‍ ‌‍‌‌‌ ‍‌​‍‌‌​ ​ ‌​‌​​‍‌‌​ ​ ‌​‌​​‍‌‌​ ​‍​ ​‍‌‍​‌​ ‌​‌‍‌‍​ ​​​ ‌‍​ ​​​ ​ ​ ‌​‌‍​ ​ ‍​‌‍‌​​ ​ ​‍‌‌​ ​‍​ ​‍​‍‌‌​ ‌‌‌​‌​​‍ ‍‌ ​ ‌‍‌‌‌‍​ ‌‍ ‌‍ ‍‌‍‌​‌‍​‌‌ ​‍‌ ‍‌‌​​ ‌ ‌​‌‍​‌​‍ ‍‌‍ ​‌‍​‌‌‍​‍‌‍‌‌‌‍ ​​‍‌‍‌ ​​‌‍‌‌‌ ​‍‌ ​ ‌ ​​‌‍‌‌‌‍​ ‌ ‌​‌‍‍‌‌ ‌‍‌‍‌‌​ ‌‌ ​​‌ ‌‌‌‍​‍‌‍ ​‌‍‍‌‌ ​ ‌‍‍​‌‍‌‌‌‍‌​​‍​‍‌ ‌